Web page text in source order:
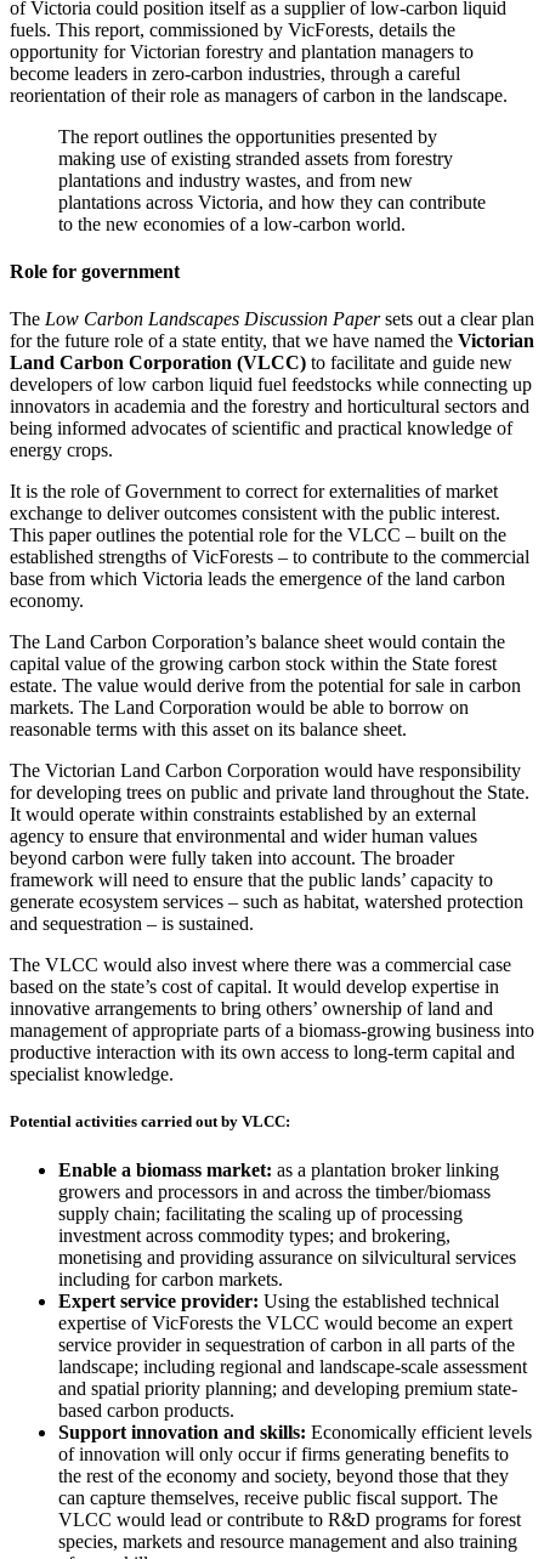
of Victoria could position itself as a supplier of low-carbon liquid
fuels. This report, commissioned by VicForests, details the
opportunity for Victorian forestry and plantation managers to
become leaders in zero-carbon industries, through a careful
reorientation of their role as managers of carbon in the landscape.​​​​‌ ‍ ​‍​‍‌‍ ‌ ​‍‌‍‍‌‌‍‌ ‌‍‍‌‌‍ ‍​‍​‍​ ‍‍​‍​‍‌ ​ ‌‍​‌‌‍ ‍‌‍‍‌‌ ‌​‌ ‍‌​‍ ‍‌‍‍‌‌‍ ​‍​‍​‍ ​​‍​‍‌‍‍​‌ ​‍‌‍‌‌‌‍‌‍​‍​‍​ ‍‍​‍​‍‌‍‍​‌ ‌​‌ ‌​‌ ​​​ ‍‍​‍ ​‍ ‌‍ ​‌‍ ‌‍​ ‌‍​‌‌‍ ​‌‍‍​‌‍ ‌ ​ ‌ ‌​​ ‍‍​ ​ ​ ​ ​ ​ ​ ​ ​‍ ‌‍‍‌‌‍ ‍‌ ‌​‌‍‌‌‌‍ ‍‌ ‌​​‍ ‌‍‌‌‌‍‌​‌‍‍‌‌ ‌​​‍ ‌‍ ‌‌‍ ‌‍‌​‌‍‌‌​ ‌‌ ​​‌ ​‍‌‍‌‌‌ ​ ‌‍‌‌‌‍ ‍‌ ‌​‌‍​‌‌ ‌​‌‍‍‌‌‍ ‌‍ ‍​ ‍ ‌‍‍‌‌‍‌​​ ‌​ ​‌​ ‌ ‌‍‌‍​ ‌​‌‍​‍‌‍‌‌‌‍‌​‌‍‌‌​‍ ‌‌‍‌​​ ​ ‌‍​‌​ ‌ ​‍ ‌​ ‌​​ ​ ​ ‌‌‌‍​‍​‍ ‌‌‍​‌‌‍‌‍‌‍​‌​ ‍​​‍ ‌‌‍‌‌‌‍​ ​ ‍‌​ ‌‍​ ​‌‌‍​ ​ ‍​​ ​‌​ ‍‌​ ​‌‌‍​‌​ ‌ ​ ‍ ‌ ‌​‌ ‍‌‌ ​​‌‍‌‌​ ‌‌ ‌ ‌‍ ‌ ​‍‌‍‍ ​ ‍ ‌ ​​‌‍​‌‌ ‌​‌‍‍​​ ‌‌‍​ ‌‍ ‌‍ ‍‌ ‌​‌‍‌‌‌‍ ‍‌ ‌​​‍‌‌​ ‌‌‌​​‍‌‌ ‌‍‍ ‌‍‌‌‌ ‍‌​‍‌‌​ ​ ‌​‌​​‍‌‌​ ​ ‌​‌​​‍‌‌​ ​‍​ ​‍​ ​‌‌‍​‌​ ‌ ​ ‍​​ ​​‌‍​ ​ ‌‍​ ​​​ ​‌​ ‌​​ ​‌‌‍‌‍​‍‌‌​ ​‍​ ​‍​‍‌‌​ ‌‌‌​‌​​‍ ‍‌‍​ ‌‍‍​‌‍‍‌‌‍ ​‌‍‌​‌ ​‍‌‍‌‌‌‍ ‍​‍‌‌​ ‌‌‌​​‍‌‌ ‌‍‍ ‌‍‌‌‌ ‍‌​‍‌‌​ ​ ‌​‌​​‍‌‌​ ​ ‌​‌​​‍‌‌​ ​‍​ ​‍​ ​‌​ ‌‌‌‍‌‌​ ​​‌‍‌‍‌‍​‍​ ‍‌‌‍​ ​ ​ ‌‍​‌​ ‌​‌‍‌​​‍‌‌​ ​‍​ ​‍​‍‌‌​ ‌‌‌​‌​​‍ ‍‌ ‌​‌‍‌‌‌ ‍​‌ ‌​​ ‌‍​‍‌‍​‌‌ ​ ‌‍‌‌‌‌‌‌‌ ​‍‌‍ ​​ ‌‌‍‍​‌ ‌​‌ ‌​‌ ​​​‍‌‌​ ​ ‌​​‌​‍‌‌​ ​‍‌​‌‍​‍‌‌​ ​‍‌​‌‍‌‍ ​‌‍ ‌‍​ ‌‍​‌‌‍ ​‌‍‍​‌‍ ‌ ​ ‌ ‌​​‍‌‌​ ​ ‌​​‌​ ​ ​ ​ ​ ​ ​ ​ ​‍‌‍‌‍‍‌‌‍‌​​ ‌​ ​‌​ ‌ ‌‍‌‍​ ‌​‌‍​‍‌‍‌‌‌‍‌​‌‍‌‌​‍ ‌‌‍‌​​ ​ ‌‍​‌​ ‌ ​‍ ‌​ ‌​​ ​ ​ ‌‌‌‍​‍​‍ ‌‌‍​‌‌‍‌‍‌‍​‌​ ‍​​‍ ‌‌‍‌‌‌‍​ ​ ‍‌​ ‌‍​ ​‌‌‍​ ​ ‍​​ ​‌​ ‍‌​ ​‌‌‍​‌​ ‌ ​‍‌‍‌ ‌​‌ ‍‌‌ ​​‌‍‌‌​ ‌‌ ‌ ‌‍ ‌ ​‍‌‍‍ ​‍‌‍‌ ​​‌‍​‌‌ ‌​‌‍‍​​ ‌‌‍​ ‌‍ ‌‍ ‍‌ ‌​‌‍‌‌‌‍ ‍‌ ‌​​‍‌‌​ ‌‌‌​​‍‌‌ ‌‍‍ ‌‍‌‌‌ ‍‌​‍‌‌​ ​ ‌​‌​​‍‌‌​ ​ ‌​‌​​‍‌‌​ ​‍​ ​‍​ ​‌‌‍​‌​ ‌ ​ ‍​​ ​​‌‍​ ​ ‌‍​ ​​​ ​‌​ ‌​​ ​‌‌‍‌‍​‍‌‌​ ​‍​ ​‍​‍‌‌​ ‌‌‌​‌​​‍ ‍‌‍​ ‌‍‍​‌‍‍‌‌‍ ​‌‍‌​‌ ​‍‌‍‌‌‌‍ ‍​‍‌‌​ ‌‌‌​​‍‌‌ ‌‍‍ ‌‍‌‌‌ ‍‌​‍‌‌​ ​ ‌​‌​​‍‌‌​ ​ ‌​‌​​‍‌‌​ ​‍​ ​‍​ ​‌​ ‌‌‌‍‌‌​ ​​‌‍‌‍‌‍​‍​ ‍‌‌‍​ ​ ​ ‌‍​‌​ ‌​‌‍‌​​‍‌‌​ ​‍​ ​‍​‍‌‌​ ‌‌‌​‌​​‍ ‍‌ ‌​‌‍‌‌‌ ‍​‌ ‌​​‍‌‍‌ ​​‌‍‌‌‌ ​‍‌ ​ ‌ ​​‌‍‌‌‌‍​ ‌ ‌​‌‍‍‌‌ ‌‍‌‍‌‌​ ‌‌ ​​‌ ‌‌‌‍​‍‌‍ ​‌‍‍‌‌ ​ ‌‍‍​‌‍‌‌‌‍‌​​‍​‍‌ ‌
The report outlines the opportunities presented by
making use of existing stranded assets from forestry
plantations and industry wastes, and from new
plantations across Victoria, and how they can contribute
to the new economies of a low-carbon world.​​​​‌ ‍ ​‍​‍‌‍ ‌ ​‍‌‍‍‌‌‍‌ ‌‍‍‌‌‍ ‍​‍​‍​ ‍‍​‍​‍‌ ​ ‌‍​‌‌‍ ‍‌‍‍‌‌ ‌​‌ ‍‌​‍ ‍‌‍‍‌‌‍ ​‍​‍​‍ ​​‍​‍‌‍‍​‌ ​‍‌‍‌‌‌‍‌‍​‍​‍​ ‍‍​‍​‍‌‍‍​‌ ‌​‌ ‌​‌ ​​​ ‍‍​‍ ​‍ ‌‍ ​‌‍ ‌‍​ ‌‍​‌‌‍ ​‌‍‍​‌‍ ‌ ​ ‌ ‌​​ ‍‍​ ​ ​ ​ ​ ​ ​ ​ ​‍ ‌‍‍‌‌‍ ‍‌ ‌​‌‍‌‌‌‍ ‍‌ ‌​​‍ ‌‍‌‌‌‍‌​‌‍‍‌‌ ‌​​‍ ‌‍ ‌‌‍ ‌‍‌​‌‍‌‌​ ‌‌ ​​‌ ​‍‌‍‌‌‌ ​ ‌‍‌‌‌‍ ‍‌ ‌​‌‍​‌‌ ‌​‌‍‍‌‌‍ ‌‍ ‍​ ‍ ‌‍‍‌‌‍‌​​ ‌​ ​‌​ ‌ ‌‍‌‍​ ‌​‌‍​‍‌‍‌‌‌‍‌​‌‍‌‌​‍ ‌‌‍‌​​ ​ ‌‍​‌​ ‌ ​‍ ‌​ ‌​​ ​ ​ ‌‌‌‍​‍​‍ ‌‌‍​‌‌‍‌‍‌‍​‌​ ‍​​‍ ‌‌‍‌‌‌‍​ ​ ‍‌​ ‌‍​ ​‌‌‍​ ​ ‍​​ ​‌​ ‍‌​ ​‌‌‍​‌​ ‌ ​ ‍ ‌ ‌​‌ ‍‌‌ ​​‌‍‌‌​ ‌‌ ‌ ‌‍ ‌ ​‍‌‍‍ ​ ‍ ‌ ​​‌‍​‌‌ ‌​‌‍‍​​ ‌‌‍​ ‌‍ ‌‍ ‍‌ ‌​‌‍‌‌‌‍ ‍‌ ‌​​‍‌‌​ ‌‌‌​​‍‌‌ ‌‍‍ ‌‍‌‌‌ ‍‌​‍‌‌​ ​ ‌​‌​​‍‌‌​ ​ ‌​‌​​‍‌‌​ ​‍​ ​‍​ ‍‌​ ‌​​ ‌‌‌‍​ ‌‍‌​​ ​ ‌‍​‌‌‍‌‌​ ‌​‌‍​‌​ ​‌​ ​‌​‍‌‌​ ​‍​ ​‍​‍‌‌​ ‌‌‌​‌​​‍ ‍‌ ​‌‌ ‌‌‌‍ ‌ ‌​‌‍‌‌​‍‌‌​ ‌‌‌​​‍‌‌ ‌‍‍ ‌‍‌‌‌ ‍‌​‍‌‌​ ​ ‌​‌​​‍‌‌​ ​ ‌​‌​​‍‌‌​ ​‍​ ​‍​ ​‌‌‍‌​​ ​ ​ ‍​​ ‍‌​ ​‍‌‍‌‍​ ​ ​ ‌‌​ ‌​​ ‌ ‌‍​‌​‍‌‌​ ​‍​ ​‍​‍‌‌​ ‌‌‌​‌​​‍ ‍‌‍​ ‌‍‍​‌‍‍‌‌‍ ​‌‍‌​‌ ​‍‌‍‌‌‌‍ ‍​‍‌‌​ ‌‌‌​​‍‌‌ ‌‍‍ ‌‍‌‌‌ ‍‌​‍‌‌​ ​ ‌​‌​​‍‌‌​ ​ ‌​‌​​‍‌‌​ ​‍​ ​‍​ ​‍​ ​‌​ ‍​​ ‌ ‌‍‌​​ ​‌‌‍‌​‌‍‌‌​ ​‍‌‍​‍‌‍​ ‌‍​‌​‍‌‌​ ​‍​ ​‍​‍‌‌​ ‌‌‌​‌​​‍ ‍‌ ‌​‌‍‌‌‌ ‍​‌ ‌​​ ‌‍​‍‌‍​‌‌ ​ ‌‍‌‌‌‌‌‌‌ ​‍‌‍ ​​ ‌‌‍‍​‌ ‌​‌ ‌​‌ ​​​‍‌‌​ ​ ‌​​‌​‍‌‌​ ​‍‌​‌‍​‍‌‌​ ​‍‌​‌‍‌‍ ​‌‍ ‌‍​ ‌‍​‌‌‍ ​‌‍‍​‌‍ ‌ ​ ‌ ‌​​‍‌‌​ ​ ‌​​‌​ ​ ​ ​ ​ ​ ​ ​ ​‍‌‍‌‍‍‌‌‍‌​​ ‌​ ​‌​ ‌ ‌‍‌‍​ ‌​‌‍​‍‌‍‌‌‌‍‌​‌‍‌‌​‍ ‌‌‍‌​​ ​ ‌‍​‌​ ‌ ​‍ ‌​ ‌​​ ​ ​ ‌‌‌‍​‍​‍ ‌‌‍​‌‌‍‌‍‌‍​‌​ ‍​​‍ ‌‌‍‌‌‌‍​ ​ ‍‌​ ‌‍​ ​‌‌‍​ ​ ‍​​ ​‌​ ‍‌​ ​‌‌‍​‌​ ‌ ​‍‌‍‌ ‌​‌ ‍‌‌ ​​‌‍‌‌​ ‌‌ ‌ ‌‍ ‌ ​‍‌‍‍ ​‍‌‍‌ ​​‌‍​‌‌ ‌​‌‍‍​​ ‌‌‍​ ‌‍ ‌‍ ‍‌ ‌​‌‍‌‌‌‍ ‍‌ ‌​​‍‌‌​ ‌‌‌​​‍‌‌ ‌‍‍ ‌‍‌‌‌ ‍‌​‍‌‌​ ​ ‌​‌​​‍‌‌​ ​ ‌​‌​​‍‌‌​ ​‍​ ​‍​ ‍‌​ ‌​​ ‌‌‌‍​ ‌‍‌​​ ​ ‌‍​‌‌‍‌‌​ ‌​‌‍​‌​ ​‌​ ​‌​‍‌‌​ ​‍​ ​‍​‍‌‌​ ‌‌‌​‌​​‍ ‍‌ ​‌‌ ‌‌‌‍ ‌ ‌​‌‍‌‌​‍‌‌​ ‌‌‌​​‍‌‌ ‌‍‍ ‌‍‌‌‌ ‍‌​‍‌‌​ ​ ‌​‌​​‍‌‌​ ​ ‌​‌​​‍‌‌​ ​‍​ ​‍​ ​‌‌‍‌​​ ​ ​ ‍​​ ‍‌​ ​‍‌‍‌‍​ ​ ​ ‌‌​ ‌​​ ‌ ‌‍​‌​‍‌‌​ ​‍​ ​‍​‍‌‌​ ‌‌‌​‌​​‍ ‍‌‍​ ‌‍‍​‌‍‍‌‌‍ ​‌‍‌​‌ ​‍‌‍‌‌‌‍ ‍​‍‌‌​ ‌‌‌​​‍‌‌ ‌‍‍ ‌‍‌‌‌ ‍‌​‍‌‌​ ​ ‌​‌​​‍‌‌​ ​ ‌​‌​​‍‌‌​ ​‍​ ​‍​ ​‍​ ​‌​ ‍​​ ‌ ‌‍‌​​ ​‌‌‍‌​‌‍‌‌​ ​‍‌‍​‍‌‍​ ‌‍​‌​‍‌‌​ ​‍​ ​‍​‍‌‌​ ‌‌‌​‌​​‍ ‍‌ ‌​‌‍‌‌‌ ‍​‌ ‌​​‍‌‍‌ ​​‌‍‌‌‌ ​‍‌ ​ ‌ ​​‌‍‌‌‌‍​ ‌ ‌​‌‍‍‌‌ ‌‍‌‍‌‌​ ‌‌ ​​‌ ‌‌‌‍​‍‌‍ ​‌‍‍‌‌ ​ ‌‍‍​‌‍‌‌‌‍‌​​‍​‍‌ ‌
Role for government​​​​‌ ‍ ​‍​‍‌‍ ‌ ​‍‌‍‍‌‌‍‌ ‌‍‍‌‌‍ ‍​‍​‍​ ‍‍​‍​‍‌ ​ ‌‍​‌‌‍ ‍‌‍‍‌‌ ‌​‌ ‍‌​‍ ‍‌‍‍‌‌‍ ​‍​‍​‍ ​​‍​‍‌‍‍​‌ ​‍‌‍‌‌‌‍‌‍​‍​‍​ ‍‍​‍​‍‌‍‍​‌ ‌​‌ ‌​‌ ​​​ ‍‍​‍ ​‍ ‌‍ ​‌‍ ‌‍​ ‌‍​‌‌‍ ​‌‍‍​‌‍ ‌ ​ ‌ ‌​​ ‍‍​ ​ ​ ​ ​ ​ ​ ​ ​‍ ‌‍‍‌‌‍ ‍‌ ‌​‌‍‌‌‌‍ ‍‌ ‌​​‍ ‌‍‌‌‌‍‌​‌‍‍‌‌ ‌​​‍ ‌‍ ‌‌‍ ‌‍‌​‌‍‌‌​ ‌‌ ​​‌ ​‍‌‍‌‌‌ ​ ‌‍‌‌‌‍ ‍‌ ‌​‌‍​‌‌ ‌​‌‍‍‌‌‍ ‌‍ ‍​ ‍ ‌‍‍‌‌‍‌​​ ‌​ ​‌​ ‌ ‌‍‌‍​ ‌​‌‍​‍‌‍‌‌‌‍‌​‌‍‌‌​‍ ‌‌‍‌​​ ​ ‌‍​‌​ ‌ ​‍ ‌​ ‌​​ ​ ​ ‌‌‌‍​‍​‍ ‌‌‍​‌‌‍‌‍‌‍​‌​ ‍​​‍ ‌‌‍‌‌‌‍​ ​ ‍‌​ ‌‍​ ​‌‌‍​ ​ ‍​​ ​‌​ ‍‌​ ​‌‌‍​‌​ ‌ ​ ‍ ‌ ‌​‌ ‍‌‌ ​​‌‍‌‌​ ‌‌ ‌ ‌‍ ‌ ​‍‌‍‍ ​ ‍ ‌ ​​‌‍​‌‌ ‌​‌‍‍​​ ‌‌‍​ ‌‍ ‌‍ ‍‌ ‌​‌‍‌‌‌‍ ‍‌ ‌​​‍‌‌​ ‌‌‌​​‍‌‌ ‌‍‍ ‌‍‌‌‌ ‍‌​‍‌‌​ ​ ‌​‌​​‍‌‌​ ​ ‌​‌​​‍‌‌​ ​‍​ ​‍​ ‌‌​ ‍‌‌‍‌‌​ ‌ ‌‍​ ​ ‌​‌‍​‍‌‍​ ​ ‌​​ ‍‌​ ​​‌‍‌‌​‍‌‌​ ​‍​ ​‍​‍‌‌​ ‌‌‌​‌​​‍ ‍‌‍​ ‌‍‍​‌‍‍‌‌‍ ​‌‍‌​‌ ​‍‌‍‌‌‌‍ ‍​‍‌‌​ ‌‌‌​​‍‌‌ ‌‍‍ ‌‍‌‌‌ ‍‌​‍‌‌​ ​ ‌​‌​​‍‌‌​ ​ ‌​‌​​‍‌‌​ ​‍​ ​‍‌‍​‍​ ‌​‌‍​‌‌‍​ ​ ​ ‌‍​‍​ ​‌‌‍‌‌​ ‍​​ ​‍‌‍​‍​ ‌ ​‍‌‌​ ​‍​ ​‍​‍‌‌​ ‌‌‌​‌​​‍ ‍‌ ‌​‌‍‌‌‌ ‍​‌ ‌​​ ‌‍​‍‌‍​‌‌ ​ ‌‍‌‌‌‌‌‌‌ ​‍‌‍ ​​ ‌‌‍‍​‌ ‌​‌ ‌​‌ ​​​‍‌‌​ ​ ‌​​‌​‍‌‌​ ​‍‌​‌‍​‍‌‌​ ​‍‌​‌‍‌‍ ​‌‍ ‌‍​ ‌‍​‌‌‍ ​‌‍‍​‌‍ ‌ ​ ‌ ‌​​‍‌‌​ ​ ‌​​‌​ ​ ​ ​ ​ ​ ​ ​ ​‍‌‍‌‍‍‌‌‍‌​​ ‌​ ​‌​ ‌ ‌‍‌‍​ ‌​‌‍​‍‌‍‌‌‌‍‌​‌‍‌‌​‍ ‌‌‍‌​​ ​ ‌‍​‌​ ‌ ​‍ ‌​ ‌​​ ​ ​ ‌‌‌‍​‍​‍ ‌‌‍​‌‌‍‌‍‌‍​‌​ ‍​​‍ ‌‌‍‌‌‌‍​ ​ ‍‌​ ‌‍​ ​‌‌‍​ ​ ‍​​ ​‌​ ‍‌​ ​‌‌‍​‌​ ‌ ​‍‌‍‌ ‌​‌ ‍‌‌ ​​‌‍‌‌​ ‌‌ ‌ ‌‍ ‌ ​‍‌‍‍ ​‍‌‍‌ ​​‌‍​‌‌ ‌​‌‍‍​​ ‌‌‍​ ‌‍ ‌‍ ‍‌ ‌​‌‍‌‌‌‍ ‍‌ ‌​​‍‌‌​ ‌‌‌​​‍‌‌ ‌‍‍ ‌‍‌‌‌ ‍‌​‍‌‌​ ​ ‌​‌​​‍‌‌​ ​ ‌​‌​​‍‌‌​ ​‍​ ​‍​ ‌‌​ ‍‌‌‍‌‌​ ‌ ‌‍​ ​ ‌​‌‍​‍‌‍​ ​ ‌​​ ‍‌​ ​​‌‍‌‌​‍‌‌​ ​‍​ ​‍​‍‌‌​ ‌‌‌​‌​​‍ ‍‌‍​ ‌‍‍​‌‍‍‌‌‍ ​‌‍‌​‌ ​‍‌‍‌‌‌‍ ‍​‍‌‌​ ‌‌‌​​‍‌‌ ‌‍‍ ‌‍‌‌‌ ‍‌​‍‌‌​ ​ ‌​‌​​‍‌‌​ ​ ‌​‌​​‍‌‌​ ​‍​ ​‍‌‍​‍​ ‌​‌‍​‌‌‍​ ​ ​ ‌‍​‍​ ​‌‌‍‌‌​ ‍​​ ​‍‌‍​‍​ ‌ ​‍‌‌​ ​‍​ ​‍​‍‌‌​ ‌‌‌​‌​​‍ ‍‌ ‌​‌‍‌‌‌ ‍​‌ ‌​​‍‌‍‌ ​​‌‍‌‌‌ ​‍‌ ​ ‌ ​​‌‍‌‌‌‍​ ‌ ‌​‌‍‍‌‌ ‌‍‌‍‌‌​ ‌‌ ​​‌ ‌‌‌‍​‍‌‍ ​‌‍‍‌‌ ​ ‌‍‍​‌‍‌‌‌‍‌​​‍​‍‌ ‌
The ​​​​‌ ‍ ​‍​‍‌‍ ‌ ​‍‌‍‍‌‌‍‌ ‌‍‍‌‌‍ ‍​‍​‍​ ‍‍​‍​‍‌ ​ ‌‍​‌‌‍ ‍‌‍‍‌‌ ‌​‌ ‍‌​‍ ‍‌‍‍‌‌‍ ​‍​‍​‍ ​​‍​‍‌‍‍​‌ ​‍‌‍‌‌‌‍‌‍​‍​‍​ ‍‍​‍​‍‌‍‍​‌ ‌​‌ ‌​‌ ​​​ ‍‍​‍ ​‍ ‌‍ ​‌‍ ‌‍​ ‌‍​‌‌‍ ​‌‍‍​‌‍ ‌ ​ ‌ ‌​​ ‍‍​ ​ ​ ​ ​ ​ ​ ​ ​‍ ‌‍‍‌‌‍ ‍‌ ‌​‌‍‌‌‌‍ ‍‌ ‌​​‍ ‌‍‌‌‌‍‌​‌‍‍‌‌ ‌​​‍ ‌‍ ‌‌‍ ‌‍‌​‌‍‌‌​ ‌‌ ​​‌ ​‍‌‍‌‌‌ ​ ‌‍‌‌‌‍ ‍‌ ‌​‌‍​‌‌ ‌​‌‍‍‌‌‍ ‌‍ ‍​ ‍ ‌‍‍‌‌‍‌​​ ‌​ ​‌​ ‌ ‌‍‌‍​ ‌​‌‍​‍‌‍‌‌‌‍‌​‌‍‌‌​‍ ‌‌‍‌​​ ​ ‌‍​‌​ ‌ ​‍ ‌​ ‌​​ ​ ​ ‌‌‌‍​‍​‍ ‌‌‍​‌‌‍‌‍‌‍​‌​ ‍​​‍ ‌‌‍‌‌‌‍​ ​ ‍‌​ ‌‍​ ​‌‌‍​ ​ ‍​​ ​‌​ ‍‌​ ​‌‌‍​‌​ ‌ ​ ‍ ‌ ‌​‌ ‍‌‌ ​​‌‍‌‌​ ‌‌ ‌ ‌‍ ‌ ​‍‌‍‍ ​ ‍ ‌ ​​‌‍​‌‌ ‌​‌‍‍​​ ‌‌‍​ ‌‍ ‌‍ ‍‌ ‌​‌‍‌‌‌‍ ‍‌ ‌​​‍‌‌​ ‌‌‌​​‍‌‌ ‌‍‍ ‌‍‌‌‌ ‍‌​‍‌‌​ ​ ‌​‌​​‍‌‌​ ​ ‌​‌​​‍‌‌​ ​‍​ ​‍​ ‍‌​ ​​​ ​‌‌‍‌‍‌‍‌‍‌‍‌‍​ ‍​​ ​‌​ ​‍​ ‌​​ ‌‍​ ‌‍​‍‌‌​ ​‍​ ​‍​‍‌‌​ ‌‌‌​‌​​‍ ‍‌‍​ ‌‍‍​‌‍‍‌‌‍ ​‌‍‌​‌ ​‍‌‍‌‌‌‍ ‍​‍‌‌​ ‌‌‌​​‍‌‌ ‌‍‍ ‌‍‌‌‌ ‍‌​‍‌‌​ ​ ‌​‌​​‍‌‌​ ​ ‌​‌​​‍‌‌​ ​‍​ ​‍‌‍‌‌​ ​‍‌‍​ ​ ‍​​ ​‌​ ‍‌​ ‌​​ ​​​ ‍​​ ‌ ​ ​ ‌‍‌‍​‍‌‌​ ​‍​ ​‍​‍‌‌​ ‌‌‌​‌​​‍ ‍‌ ‌​‌‍‌‌‌ ‍​‌ ‌​​ ‌‍​‍‌‍​‌‌ ​ ‌‍‌‌‌‌‌‌‌ ​‍‌‍ ​​ ‌‌‍‍​‌ ‌​‌ ‌​‌ ​​​‍‌‌​ ​ ‌​​‌​‍‌‌​ ​‍‌​‌‍​‍‌‌​ ​‍‌​‌‍‌‍ ​‌‍ ‌‍​ ‌‍​‌‌‍ ​‌‍‍​‌‍ ‌ ​ ‌ ‌​​‍‌‌​ ​ ‌​​‌​ ​ ​ ​ ​ ​ ​ ​ ​‍‌‍‌‍‍‌‌‍‌​​ ‌​ ​‌​ ‌ ‌‍‌‍​ ‌​‌‍​‍‌‍‌‌‌‍‌​‌‍‌‌​‍ ‌‌‍‌​​ ​ ‌‍​‌​ ‌ ​‍ ‌​ ‌​​ ​ ​ ‌‌‌‍​‍​‍ ‌‌‍​‌‌‍‌‍‌‍​‌​ ‍​​‍ ‌‌‍‌‌‌‍​ ​ ‍‌​ ‌‍​ ​‌‌‍​ ​ ‍​​ ​‌​ ‍‌​ ​‌‌‍​‌​ ‌ ​‍‌‍‌ ‌​‌ ‍‌‌ ​​‌‍‌‌​ ‌‌ ‌ ‌‍ ‌ ​‍‌‍‍ ​‍‌‍‌ ​​‌‍​‌‌ ‌​‌‍‍​​ ‌‌‍​ ‌‍ ‌‍ ‍‌ ‌​‌‍‌‌‌‍ ‍‌ ‌​​‍‌‌​ ‌‌‌​​‍‌‌ ‌‍‍ ‌‍‌‌‌ ‍‌​‍‌‌​ ​ ‌​‌​​‍‌‌​ ​ ‌​‌​​‍‌‌​ ​‍​ ​‍​ ‍‌​ ​​​ ​‌‌‍‌‍‌‍‌‍‌‍‌‍​ ‍​​ ​‌​ ​‍​ ‌​​ ‌‍​ ‌‍​‍‌‌​ ​‍​ ​‍​‍‌‌​ ‌‌‌​‌​​‍ ‍‌‍​ ‌‍‍​‌‍‍‌‌‍ ​‌‍‌​‌ ​‍‌‍‌‌‌‍ ‍​‍‌‌​ ‌‌‌​​‍‌‌ ‌‍‍ ‌‍‌‌‌ ‍‌​‍‌‌​ ​ ‌​‌​​‍‌‌​ ​ ‌​‌​​‍‌‌​ ​‍​ ​‍‌‍‌‌​ ​‍‌‍​ ​ ‍​​ ​‌​ ‍‌​ ‌​​ ​​​ ‍​​ ‌ ​ ​ ‌‍‌‍​‍‌‌​ ​‍​ ​‍​‍‌‌​ ‌‌‌​‌​​‍ ‍‌ ‌​‌‍‌‌‌ ‍​‌ ‌​​‍‌‍‌ ​​‌‍‌‌‌ ​‍‌ ​ ‌ ​​‌‍‌‌‌‍​ ‌ ‌​‌‍‍‌‌ ‌‍‌‍‌‌​ ‌‌ ​​‌ ‌‌‌‍​‍‌‍ ​‌‍‍‌‌ ​ ‌‍‍​‌‍‌‌‌‍‌​​‍​‍‌ ‌ Low Carbon Landscapes Discussion Paper ​​​​‌ ‍ ​‍​‍‌‍ ‌ ​‍‌‍‍‌‌‍‌ ‌‍‍‌‌‍ ‍​‍​‍​ ‍‍​‍​‍‌ ​ ‌‍​‌‌‍ ‍‌‍‍‌‌ ‌​‌ ‍‌​‍ ‍‌‍‍‌‌‍ ​‍​‍​‍ ​​‍​‍‌‍‍​‌ ​‍‌‍‌‌‌‍‌‍​‍​‍​ ‍‍​‍​‍‌‍‍​‌ ‌​‌ ‌​‌ ​​​ ‍‍​‍ ​‍ ‌‍ ​‌‍ ‌‍​ ‌‍​‌‌‍ ​‌‍‍​‌‍ ‌ ​ ‌ ‌​​ ‍‍​ ​ ​ ​ ​ ​ ​ ​ ​‍ ‌‍‍‌‌‍ ‍‌ ‌​‌‍‌‌‌‍ ‍‌ ‌​​‍ ‌‍‌‌‌‍‌​‌‍‍‌‌ ‌​​‍ ‌‍ ‌‌‍ ‌‍‌​‌‍‌‌​ ‌‌ ​​‌ ​‍‌‍‌‌‌ ​ ‌‍‌‌‌‍ ‍‌ ‌​‌‍​‌‌ ‌​‌‍‍‌‌‍ ‌‍ ‍​ ‍ ‌‍‍‌‌‍‌​​ ‌​ ​‌​ ‌ ‌‍‌‍​ ‌​‌‍​‍‌‍‌‌‌‍‌​‌‍‌‌​‍ ‌‌‍‌​​ ​ ‌‍​‌​ ‌ ​‍ ‌​ ‌​​ ​ ​ ‌‌‌‍​‍​‍ ‌‌‍​‌‌‍‌‍‌‍​‌​ ‍​​‍ ‌‌‍‌‌‌‍​ ​ ‍‌​ ‌‍​ ​‌‌‍​ ​ ‍​​ ​‌​ ‍‌​ ​‌‌‍​‌​ ‌ ​ ‍ ‌ ‌​‌ ‍‌‌ ​​‌‍‌‌​ ‌‌ ‌ ‌‍ ‌ ​‍‌‍‍ ​ ‍ ‌ ​​‌‍​‌‌ ‌​‌‍‍​​ ‌‌‍​ ‌‍ ‌‍ ‍‌ ‌​‌‍‌‌‌‍ ‍‌ ‌​​‍‌‌​ ‌‌‌​​‍‌‌ ‌‍‍ ‌‍‌‌‌ ‍‌​‍‌‌​ ​ ‌​‌​​‍‌‌​ ​ ‌​‌​​‍‌‌​ ​‍​ ​‍​ ‍‌​ ​​​ ​‌‌‍‌‍‌‍‌‍‌‍‌‍​ ‍​​ ​‌​ ​‍​ ‌​​ ‌‍​ ‌‍​‍‌‌​ ​‍​ ​‍​‍‌‌​ ‌‌‌​‌​​‍ ‍‌‍​ ‌‍‍​‌‍‍‌‌‍ ​‌‍‌​‌ ​‍‌‍‌‌‌‍ ‍​‍‌‌​ ‌‌‌​​‍‌‌ ‌‍‍ ‌‍‌‌‌ ‍‌​‍‌‌​ ​ ‌​‌​​‍‌‌​ ​ ‌​‌​​‍‌‌​ ​‍​ ​‍‌‍​ ​ ​ ‌‍​‍‌‍​‍​ ‌ ​ ‌‍‌‍‌‍​ ‌‍​ ‌‍​ ‌‌​ ‌ ‌‍​‌​‍‌‌​ ​‍​ ​‍​‍‌‌​ ‌‌‌​‌​​‍ ‍‌ ‌​‌‍‌‌‌ ‍​‌ ‌​​ ‌‍​‍‌‍​‌‌ ​ ‌‍‌‌‌‌‌‌‌ ​‍‌‍ ​​ ‌‌‍‍​‌ ‌​‌ ‌​‌ ​​​‍‌‌​ ​ ‌​​‌​‍‌‌​ ​‍‌​‌‍​‍‌‌​ ​‍‌​‌‍‌‍ ​‌‍ ‌‍​ ‌‍​‌‌‍ ​‌‍‍​‌‍ ‌ ​ ‌ ‌​​‍‌‌​ ​ ‌​​‌​ ​ ​ ​ ​ ​ ​ ​ ​‍‌‍‌‍‍‌‌‍‌​​ ‌​ ​‌​ ‌ ‌‍‌‍​ ‌​‌‍​‍‌‍‌‌‌‍‌​‌‍‌‌​‍ ‌‌‍‌​​ ​ ‌‍​‌​ ‌ ​‍ ‌​ ‌​​ ​ ​ ‌‌‌‍​‍​‍ ‌‌‍​‌‌‍‌‍‌‍​‌​ ‍​​‍ ‌‌‍‌‌‌‍​ ​ ‍‌​ ‌‍​ ​‌‌‍​ ​ ‍​​ ​‌​ ‍‌​ ​‌‌‍​‌​ ‌ ​‍‌‍‌ ‌​‌ ‍‌‌ ​​‌‍‌‌​ ‌‌ ‌ ‌‍ ‌ ​‍‌‍‍ ​‍‌‍‌ ​​‌‍​‌‌ ‌​‌‍‍​​ ‌‌‍​ ‌‍ ‌‍ ‍‌ ‌​‌‍‌‌‌‍ ‍‌ ‌​​‍‌‌​ ‌‌‌​​‍‌‌ ‌‍‍ ‌‍‌‌‌ ‍‌​‍‌‌​ ​ ‌​‌​​‍‌‌​ ​ ‌​‌​​‍‌‌​ ​‍​ ​‍​ ‍‌​ ​​​ ​‌‌‍‌‍‌‍‌‍‌‍‌‍​ ‍​​ ​‌​ ​‍​ ‌​​ ‌‍​ ‌‍​‍‌‌​ ​‍​ ​‍​‍‌‌​ ‌‌‌​‌​​‍ ‍‌‍​ ‌‍‍​‌‍‍‌‌‍ ​‌‍‌​‌ ​‍‌‍‌‌‌‍ ‍​‍‌‌​ ‌‌‌​​‍‌‌ ‌‍‍ ‌‍‌‌‌ ‍‌​‍‌‌​ ​ ‌​‌​​‍‌‌​ ​ ‌​‌​​‍‌‌​ ​‍​ ​‍‌‍​ ​ ​ ‌‍​‍‌‍​‍​ ‌ ​ ‌‍‌‍‌‍​ ‌‍​ ‌‍​ ‌‌​ ‌ ‌‍​‌​‍‌‌​ ​‍​ ​‍​‍‌‌​ ‌‌‌​‌​​‍ ‍‌ ‌​‌‍‌‌‌ ‍​‌ ‌​​‍‌‍‌ ​​‌‍‌‌‌ ​‍‌ ​ ‌ ​​‌‍‌‌‌‍​ ‌ ‌​‌‍‍‌‌ ‌‍‌‍‌‌​ ‌‌ ​​‌ ‌‌‌‍​‍‌‍ ​‌‍‍‌‌ ​ ‌‍‍​‌‍‌‌‌‍‌​​‍​‍‌ ‌sets out a clear plan
for the future role of a state entity, that we have named the ​​​​‌ ‍ ​‍​‍‌‍ ‌ ​‍‌‍‍‌‌‍‌ ‌‍‍‌‌‍ ‍​‍​‍​ ‍‍​‍​‍‌ ​ ‌‍​‌‌‍ ‍‌‍‍‌‌ ‌​‌ ‍‌​‍ ‍‌‍‍‌‌‍ ​‍​‍​‍ ​​‍​‍‌‍‍​‌ ​‍‌‍‌‌‌‍‌‍​‍​‍​ ‍‍​‍​‍‌‍‍​‌ ‌​‌ ‌​‌ ​​​ ‍‍​‍ ​‍ ‌‍ ​‌‍ ‌‍​ ‌‍​‌‌‍ ​‌‍‍​‌‍ ‌ ​ ‌ ‌​​ ‍‍​ ​ ​ ​ ​ ​ ​ ​ ​‍ ‌‍‍‌‌‍ ‍‌ ‌​‌‍‌‌‌‍ ‍‌ ‌​​‍ ‌‍‌‌‌‍‌​‌‍‍‌‌ ‌​​‍ ‌‍ ‌‌‍ ‌‍‌​‌‍‌‌​ ‌‌ ​​‌ ​‍‌‍‌‌‌ ​ ‌‍‌‌‌‍ ‍‌ ‌​‌‍​‌‌ ‌​‌‍‍‌‌‍ ‌‍ ‍​ ‍ ‌‍‍‌‌‍‌​​ ‌​ ​‌​ ‌ ‌‍‌‍​ ‌​‌‍​‍‌‍‌‌‌‍‌​‌‍‌‌​‍ ‌‌‍‌​​ ​ ‌‍​‌​ ‌ ​‍ ‌​ ‌​​ ​ ​ ‌‌‌‍​‍​‍ ‌‌‍​‌‌‍‌‍‌‍​‌​ ‍​​‍ ‌‌‍‌‌‌‍​ ​ ‍‌​ ‌‍​ ​‌‌‍​ ​ ‍​​ ​‌​ ‍‌​ ​‌‌‍​‌​ ‌ ​ ‍ ‌ ‌​‌ ‍‌‌ ​​‌‍‌‌​ ‌‌ ‌ ‌‍ ‌ ​‍‌‍‍ ​ ‍ ‌ ​​‌‍​‌‌ ‌​‌‍‍​​ ‌‌‍​ ‌‍ ‌‍ ‍‌ ‌​‌‍‌‌‌‍ ‍‌ ‌​​‍‌‌​ ‌‌‌​​‍‌‌ ‌‍‍ ‌‍‌‌‌ ‍‌​‍‌‌​ ​ ‌​‌​​‍‌‌​ ​ ‌​‌​​‍‌‌​ ​‍​ ​‍​ ‍‌​ ​​​ ​‌‌‍‌‍‌‍‌‍‌‍‌‍​ ‍​​ ​‌​ ​‍​ ‌​​ ‌‍​ ‌‍​‍‌‌​ ​‍​ ​‍​‍‌‌​ ‌‌‌​‌​​‍ ‍‌‍​ ‌‍‍​‌‍‍‌‌‍ ​‌‍‌​‌ ​‍‌‍‌‌‌‍ ‍​‍‌‌​ ‌‌‌​​‍‌‌ ‌‍‍ ‌‍‌‌‌ ‍‌​‍‌‌​ ​ ‌​‌​​‍‌‌​ ​ ‌​‌​​‍‌‌​ ​‍​ ​‍​ ‌​‌‍​‌​ ‍​‌‍​ ​ ‍‌​ ‍​​ ​‍​ ‌ ​ ‌ ​ ‌‍​ ‌​​ ‌​​‍‌‌​ ​‍​ ​‍​‍‌‌​ ‌‌‌​‌​​‍ ‍‌ ‌​‌‍‌‌‌ ‍​‌ ‌​​ ‌‍​‍‌‍​‌‌ ​ ‌‍‌‌‌‌‌‌‌ ​‍‌‍ ​​ ‌‌‍‍​‌ ‌​‌ ‌​‌ ​​​‍‌‌​ ​ ‌​​‌​‍‌‌​ ​‍‌​‌‍​‍‌‌​ ​‍‌​‌‍‌‍ ​‌‍ ‌‍​ ‌‍​‌‌‍ ​‌‍‍​‌‍ ‌ ​ ‌ ‌​​‍‌‌​ ​ ‌​​‌​ ​ ​ ​ ​ ​ ​ ​ ​‍‌‍‌‍‍‌‌‍‌​​ ‌​ ​‌​ ‌ ‌‍‌‍​ ‌​‌‍​‍‌‍‌‌‌‍‌​‌‍‌‌​‍ ‌‌‍‌​​ ​ ‌‍​‌​ ‌ ​‍ ‌​ ‌​​ ​ ​ ‌‌‌‍​‍​‍ ‌‌‍​‌‌‍‌‍‌‍​‌​ ‍​​‍ ‌‌‍‌‌‌‍​ ​ ‍‌​ ‌‍​ ​‌‌‍​ ​ ‍​​ ​‌​ ‍‌​ ​‌‌‍​‌​ ‌ ​‍‌‍‌ ‌​‌ ‍‌‌ ​​‌‍‌‌​ ‌‌ ‌ ‌‍ ‌ ​‍‌‍‍ ​‍‌‍‌ ​​‌‍​‌‌ ‌​‌‍‍​​ ‌‌‍​ ‌‍ ‌‍ ‍‌ ‌​‌‍‌‌‌‍ ‍‌ ‌​​‍‌‌​ ‌‌‌​​‍‌‌ ‌‍‍ ‌‍‌‌‌ ‍‌​‍‌‌​ ​ ‌​‌​​‍‌‌​ ​ ‌​‌​​‍‌‌​ ​‍​ ​‍​ ‍‌​ ​​​ ​‌‌‍‌‍‌‍‌‍‌‍‌‍​ ‍​​ ​‌​ ​‍​ ‌​​ ‌‍​ ‌‍​‍‌‌​ ​‍​ ​‍​‍‌‌​ ‌‌‌​‌​​‍ ‍‌‍​ ‌‍‍​‌‍‍‌‌‍ ​‌‍‌​‌ ​‍‌‍‌‌‌‍ ‍​‍‌‌​ ‌‌‌​​‍‌‌ ‌‍‍ ‌‍‌‌‌ ‍‌​‍‌‌​ ​ ‌​‌​​‍‌‌​ ​ ‌​‌​​‍‌‌​ ​‍​ ​‍​ ‌​‌‍​‌​ ‍​‌‍​ ​ ‍‌​ ‍​​ ​‍​ ‌ ​ ‌ ​ ‌‍​ ‌​​ ‌​​‍‌‌​ ​‍​ ​‍​‍‌‌​ ‌‌‌​‌​​‍ ‍‌ ‌​‌‍‌‌‌ ‍​‌ ‌​​‍‌‍‌ ​​‌‍‌‌‌ ​‍‌ ​ ‌ ​​‌‍‌‌‌‍​ ‌ ‌​‌‍‍‌‌ ‌‍‌‍‌‌​ ‌‌ ​​‌ ‌‌‌‍​‍‌‍ ​‌‍‍‌‌ ​ ‌‍‍​‌‍‌‌‌‍‌​​‍​‍‌ ‌ Victorian
Land Carbon Corporation (VLCC)​​​​‌ ‍ ​‍​‍‌‍ ‌ ​‍‌‍‍‌‌‍‌ ‌‍‍‌‌‍ ‍​‍​‍​ ‍‍​‍​‍‌ ​ ‌‍​‌‌‍ ‍‌‍‍‌‌ ‌​‌ ‍‌​‍ ‍‌‍‍‌‌‍ ​‍​‍​‍ ​​‍​‍‌‍‍​‌ ​‍‌‍‌‌‌‍‌‍​‍​‍​ ‍‍​‍​‍‌‍‍​‌ ‌​‌ ‌​‌ ​​​ ‍‍​‍ ​‍ ‌‍ ​‌‍ ‌‍​ ‌‍​‌‌‍ ​‌‍‍​‌‍ ‌ ​ ‌ ‌​​ ‍‍​ ​ ​ ​ ​ ​ ​ ​ ​‍ ‌‍‍‌‌‍ ‍‌ ‌​‌‍‌‌‌‍ ‍‌ ‌​​‍ ‌‍‌‌‌‍‌​‌‍‍‌‌ ‌​​‍ ‌‍ ‌‌‍ ‌‍‌​‌‍‌‌​ ‌‌ ​​‌ ​‍‌‍‌‌‌ ​ ‌‍‌‌‌‍ ‍‌ ‌​‌‍​‌‌ ‌​‌‍‍‌‌‍ ‌‍ ‍​ ‍ ‌‍‍‌‌‍‌​​ ‌​ ​‌​ ‌ ‌‍‌‍​ ‌​‌‍​‍‌‍‌‌‌‍‌​‌‍‌‌​‍ ‌‌‍‌​​ ​ ‌‍​‌​ ‌ ​‍ ‌​ ‌​​ ​ ​ ‌‌‌‍​‍​‍ ‌‌‍​‌‌‍‌‍‌‍​‌​ ‍​​‍ ‌‌‍‌‌‌‍​ ​ ‍‌​ ‌‍​ ​‌‌‍​ ​ ‍​​ ​‌​ ‍‌​ ​‌‌‍​‌​ ‌ ​ ‍ ‌ ‌​‌ ‍‌‌ ​​‌‍‌‌​ ‌‌ ‌ ‌‍ ‌ ​‍‌‍‍ ​ ‍ ‌ ​​‌‍​‌‌ ‌​‌‍‍​​ ‌‌‍​ ‌‍ ‌‍ ‍‌ ‌​‌‍‌‌‌‍ ‍‌ ‌​​‍‌‌​ ‌‌‌​​‍‌‌ ‌‍‍ ‌‍‌‌‌ ‍‌​‍‌‌​ ​ ‌​‌​​‍‌‌​ ​ ‌​‌​​‍‌‌​ ​‍​ ​‍​ ‍‌​ ​​​ ​‌‌‍‌‍‌‍‌‍‌‍‌‍​ ‍​​ ​‌​ ​‍​ ‌​​ ‌‍​ ‌‍​‍‌‌​ ​‍​ ​‍​‍‌‌​ ‌‌‌​‌​​‍ ‍‌‍​ ‌‍‍​‌‍‍‌‌‍ ​‌‍‌​‌ ​‍‌‍‌‌‌‍ ‍​‍‌‌​ ‌‌‌​​‍‌‌ ‌‍‍ ‌‍‌‌‌ ‍‌​‍‌‌​ ​ ‌​‌​​‍‌‌​ ​ ‌​‌​​‍‌‌​ ​‍​ ​‍​ ​ ​ ‌ ‌‍​‍​ ‍​​ ‍‌​ ‌ ​ ‌ ‌‍‌​​ ​‍​ ‌​​ ‌ ‌‍​‍​‍‌‌​ ​‍​ ​‍​‍‌‌​ ‌‌‌​‌​​‍ ‍‌ ‌​‌‍‌‌‌ ‍​‌ ‌​​ ‌‍​‍‌‍​‌‌ ​ ‌‍‌‌‌‌‌‌‌ ​‍‌‍ ​​ ‌‌‍‍​‌ ‌​‌ ‌​‌ ​​​‍‌‌​ ​ ‌​​‌​‍‌‌​ ​‍‌​‌‍​‍‌‌​ ​‍‌​‌‍‌‍ ​‌‍ ‌‍​ ‌‍​‌‌‍ ​‌‍‍​‌‍ ‌ ​ ‌ ‌​​‍‌‌​ ​ ‌​​‌​ ​ ​ ​ ​ ​ ​ ​ ​‍‌‍‌‍‍‌‌‍‌​​ ‌​ ​‌​ ‌ ‌‍‌‍​ ‌​‌‍​‍‌‍‌‌‌‍‌​‌‍‌‌​‍ ‌‌‍‌​​ ​ ‌‍​‌​ ‌ ​‍ ‌​ ‌​​ ​ ​ ‌‌‌‍​‍​‍ ‌‌‍​‌‌‍‌‍‌‍​‌​ ‍​​‍ ‌‌‍‌‌‌‍​ ​ ‍‌​ ‌‍​ ​‌‌‍​ ​ ‍​​ ​‌​ ‍‌​ ​‌‌‍​‌​ ‌ ​‍‌‍‌ ‌​‌ ‍‌‌ ​​‌‍‌‌​ ‌‌ ‌ ‌‍ ‌ ​‍‌‍‍ ​‍‌‍‌ ​​‌‍​‌‌ ‌​‌‍‍​​ ‌‌‍​ ‌‍ ‌‍ ‍‌ ‌​‌‍‌‌‌‍ ‍‌ ‌​​‍‌‌​ ‌‌‌​​‍‌‌ ‌‍‍ ‌‍‌‌‌ ‍‌​‍‌‌​ ​ ‌​‌​​‍‌‌​ ​ ‌​‌​​‍‌‌​ ​‍​ ​‍​ ‍‌​ ​​​ ​‌‌‍‌‍‌‍‌‍‌‍‌‍​ ‍​​ ​‌​ ​‍​ ‌​​ ‌‍​ ‌‍​‍‌‌​ ​‍​ ​‍​‍‌‌​ ‌‌‌​‌​​‍ ‍‌‍​ ‌‍‍​‌‍‍‌‌‍ ​‌‍‌​‌ ​‍‌‍‌‌‌‍ ‍​‍‌‌​ ‌‌‌​​‍‌‌ ‌‍‍ ‌‍‌‌‌ ‍‌​‍‌‌​ ​ ‌​‌​​‍‌‌​ ​ ‌​‌​​‍‌‌​ ​‍​ ​‍​ ​ ​ ‌ ‌‍​‍​ ‍​​ ‍‌​ ‌ ​ ‌ ‌‍‌​​ ​‍​ ‌​​ ‌ ‌‍​‍​‍‌‌​ ​‍​ ​‍​‍‌‌​ ‌‌‌​‌​​‍ ‍‌ ‌​‌‍‌‌‌ ‍​‌ ‌​​‍‌‍‌ ​​‌‍‌‌‌ ​‍‌ ​ ‌ ​​‌‍‌‌‌‍​ ‌ ‌​‌‍‍‌‌ ‌‍‌‍‌‌​ ‌‌ ​​‌ ‌‌‌‍​‍‌‍ ​‌‍‍‌‌ ​ ‌‍‍​‌‍‌‌‌‍‌​​‍​‍‌ ‌ to facilitate and guide new
developers of low carbon liquid fuel feedstocks while connecting up
innovators in academia and the forestry and horticultural sectors and
being informed advocates of scientific and practical knowledge of
energy crops.​​​​‌ ‍ ​‍​‍‌‍ ‌ ​‍‌‍‍‌‌‍‌ ‌‍‍‌‌‍ ‍​‍​‍​ ‍‍​‍​‍‌ ​ ‌‍​‌‌‍ ‍‌‍‍‌‌ ‌​‌ ‍‌​‍ ‍‌‍‍‌‌‍ ​‍​‍​‍ ​​‍​‍‌‍‍​‌ ​‍‌‍‌‌‌‍‌‍​‍​‍​ ‍‍​‍​‍‌‍‍​‌ ‌​‌ ‌​‌ ​​​ ‍‍​‍ ​‍ ‌‍ ​‌‍ ‌‍​ ‌‍​‌‌‍ ​‌‍‍​‌‍ ‌ ​ ‌ ‌​​ ‍‍​ ​ ​ ​ ​ ​ ​ ​ ​‍ ‌‍‍‌‌‍ ‍‌ ‌​‌‍‌‌‌‍ ‍‌ ‌​​‍ ‌‍‌‌‌‍‌​‌‍‍‌‌ ‌​​‍ ‌‍ ‌‌‍ ‌‍‌​‌‍‌‌​ ‌‌ ​​‌ ​‍‌‍‌‌‌ ​ ‌‍‌‌‌‍ ‍‌ ‌​‌‍​‌‌ ‌​‌‍‍‌‌‍ ‌‍ ‍​ ‍ ‌‍‍‌‌‍‌​​ ‌​ ​‌​ ‌ ‌‍‌‍​ ‌​‌‍​‍‌‍‌‌‌‍‌​‌‍‌‌​‍ ‌‌‍‌​​ ​ ‌‍​‌​ ‌ ​‍ ‌​ ‌​​ ​ ​ ‌‌‌‍​‍​‍ ‌‌‍​‌‌‍‌‍‌‍​‌​ ‍​​‍ ‌‌‍‌‌‌‍​ ​ ‍‌​ ‌‍​ ​‌‌‍​ ​ ‍​​ ​‌​ ‍‌​ ​‌‌‍​‌​ ‌ ​ ‍ ‌ ‌​‌ ‍‌‌ ​​‌‍‌‌​ ‌‌ ‌ ‌‍ ‌ ​‍‌‍‍ ​ ‍ ‌ ​​‌‍​‌‌ ‌​‌‍‍​​ ‌‌‍​ ‌‍ ‌‍ ‍‌ ‌​‌‍‌‌‌‍ ‍‌ ‌​​‍‌‌​ ‌‌‌​​‍‌‌ ‌‍‍ ‌‍‌‌‌ ‍‌​‍‌‌​ ​ ‌​‌​​‍‌‌​ ​ ‌​‌​​‍‌‌​ ​‍​ ​‍​ ‍‌​ ​​​ ​‌‌‍‌‍‌‍‌‍‌‍‌‍​ ‍​​ ​‌​ ​‍​ ‌​​ ‌‍​ ‌‍​‍‌‌​ ​‍​ ​‍​‍‌‌​ ‌‌‌​‌​​‍ ‍‌‍​ ‌‍‍​‌‍‍‌‌‍ ​‌‍‌​‌ ​‍‌‍‌‌‌‍ ‍​‍‌‌​ ‌‌‌​​‍‌‌ ‌‍‍ ‌‍‌‌‌ ‍‌​‍‌‌​ ​ ‌​‌​​‍‌‌​ ​ ‌​‌​​‍‌‌​ ​‍​ ​‍‌‍​‌​ ‍​‌‍‌‍‌‍‌‌​ ‌​‌‍​‍​ ​‌​ ‍​‌‍‌‌​ ​‍​ ‍‌​ ​ ​‍‌‌​ ​‍​ ​‍​‍‌‌​ ‌‌‌​‌​​‍ ‍‌ ‌​‌‍‌‌‌ ‍​‌ ‌​​ ‌‍​‍‌‍​‌‌ ​ ‌‍‌‌‌‌‌‌‌ ​‍‌‍ ​​ ‌‌‍‍​‌ ‌​‌ ‌​‌ ​​​‍‌‌​ ​ ‌​​‌​‍‌‌​ ​‍‌​‌‍​‍‌‌​ ​‍‌​‌‍‌‍ ​‌‍ ‌‍​ ‌‍​‌‌‍ ​‌‍‍​‌‍ ‌ ​ ‌ ‌​​‍‌‌​ ​ ‌​​‌​ ​ ​ ​ ​ ​ ​ ​ ​‍‌‍‌‍‍‌‌‍‌​​ ‌​ ​‌​ ‌ ‌‍‌‍​ ‌​‌‍​‍‌‍‌‌‌‍‌​‌‍‌‌​‍ ‌‌‍‌​​ ​ ‌‍​‌​ ‌ ​‍ ‌​ ‌​​ ​ ​ ‌‌‌‍​‍​‍ ‌‌‍​‌‌‍‌‍‌‍​‌​ ‍​​‍ ‌‌‍‌‌‌‍​ ​ ‍‌​ ‌‍​ ​‌‌‍​ ​ ‍​​ ​‌​ ‍‌​ ​‌‌‍​‌​ ‌ ​‍‌‍‌ ‌​‌ ‍‌‌ ​​‌‍‌‌​ ‌‌ ‌ ‌‍ ‌ ​‍‌‍‍ ​‍‌‍‌ ​​‌‍​‌‌ ‌​‌‍‍​​ ‌‌‍​ ‌‍ ‌‍ ‍‌ ‌​‌‍‌‌‌‍ ‍‌ ‌​​‍‌‌​ ‌‌‌​​‍‌‌ ‌‍‍ ‌‍‌‌‌ ‍‌​‍‌‌​ ​ ‌​‌​​‍‌‌​ ​ ‌​‌​​‍‌‌​ ​‍​ ​‍​ ‍‌​ ​​​ ​‌‌‍‌‍‌‍‌‍‌‍‌‍​ ‍​​ ​‌​ ​‍​ ‌​​ ‌‍​ ‌‍​‍‌‌​ ​‍​ ​‍​‍‌‌​ ‌‌‌​‌​​‍ ‍‌‍​ ‌‍‍​‌‍‍‌‌‍ ​‌‍‌​‌ ​‍‌‍‌‌‌‍ ‍​‍‌‌​ ‌‌‌​​‍‌‌ ‌‍‍ ‌‍‌‌‌ ‍‌​‍‌‌​ ​ ‌​‌​​‍‌‌​ ​ ‌​‌​​‍‌‌​ ​‍​ ​‍‌‍​‌​ ‍​‌‍‌‍‌‍‌‌​ ‌​‌‍​‍​ ​‌​ ‍​‌‍‌‌​ ​‍​ ‍‌​ ​ ​‍‌‌​ ​‍​ ​‍​‍‌‌​ ‌‌‌​‌​​‍ ‍‌ ‌​‌‍‌‌‌ ‍​‌ ‌​​‍‌‍‌ ​​‌‍‌‌‌ ​‍‌ ​ ‌ ​​‌‍‌‌‌‍​ ‌ ‌​‌‍‍‌‌ ‌‍‌‍‌‌​ ‌‌ ​​‌ ‌‌‌‍​‍‌‍ ​‌‍‍‌‌ ​ ‌‍‍​‌‍‌‌‌‍‌​​‍​‍‌ ‌
It is the role of Government to correct for externalities of market
exchange to deliver outcomes consistent with the public interest.
This paper outlines the potential role for the VLCC – built on the
established strengths of VicForests – to contribute to the commercial
base from which Victoria leads the emergence of the land carbon
economy.​​​​‌ ‍ ​‍​‍‌‍ ‌ ​‍‌‍‍‌‌‍‌ ‌‍‍‌‌‍ ‍​‍​‍​ ‍‍​‍​‍‌ ​ ‌‍​‌‌‍ ‍‌‍‍‌‌ ‌​‌ ‍‌​‍ ‍‌‍‍‌‌‍ ​‍​‍​‍ ​​‍​‍‌‍‍​‌ ​‍‌‍‌‌‌‍‌‍​‍​‍​ ‍‍​‍​‍‌‍‍​‌ ‌​‌ ‌​‌ ​​​ ‍‍​‍ ​‍ ‌‍ ​‌‍ ‌‍​ ‌‍​‌‌‍ ​‌‍‍​‌‍ ‌ ​ ‌ ‌​​ ‍‍​ ​ ​ ​ ​ ​ ​ ​ ​‍ ‌‍‍‌‌‍ ‍‌ ‌​‌‍‌‌‌‍ ‍‌ ‌​​‍ ‌‍‌‌‌‍‌​‌‍‍‌‌ ‌​​‍ ‌‍ ‌‌‍ ‌‍‌​‌‍‌‌​ ‌‌ ​​‌ ​‍‌‍‌‌‌ ​ ‌‍‌‌‌‍ ‍‌ ‌​‌‍​‌‌ ‌​‌‍‍‌‌‍ ‌‍ ‍​ ‍ ‌‍‍‌‌‍‌​​ ‌​ ​‌​ ‌ ‌‍‌‍​ ‌​‌‍​‍‌‍‌‌‌‍‌​‌‍‌‌​‍ ‌‌‍‌​​ ​ ‌‍​‌​ ‌ ​‍ ‌​ ‌​​ ​ ​ ‌‌‌‍​‍​‍ ‌‌‍​‌‌‍‌‍‌‍​‌​ ‍​​‍ ‌‌‍‌‌‌‍​ ​ ‍‌​ ‌‍​ ​‌‌‍​ ​ ‍​​ ​‌​ ‍‌​ ​‌‌‍​‌​ ‌ ​ ‍ ‌ ‌​‌ ‍‌‌ ​​‌‍‌‌​ ‌‌ ‌ ‌‍ ‌ ​‍‌‍‍ ​ ‍ ‌ ​​‌‍​‌‌ ‌​‌‍‍​​ ‌‌‍​ ‌‍ ‌‍ ‍‌ ‌​‌‍‌‌‌‍ ‍‌ ‌​​‍‌‌​ ‌‌‌​​‍‌‌ ‌‍‍ ‌‍‌‌‌ ‍‌​‍‌‌​ ​ ‌​‌​​‍‌‌​ ​ ‌​‌​​‍‌‌​ ​‍​ ​‍​ ​‍‌‍‌‍​ ​​​ ‌​​ ​​​ ​ ​ ‌​​ ​‌‌‍‌‌​ ​‌​ ​‌​ ‌‍​‍‌‌​ ​‍​ ​‍​‍‌‌​ ‌‌‌​‌​​‍ ‍‌‍​ ‌‍‍​‌‍‍‌‌‍ ​‌‍‌​‌ ​‍‌‍‌‌‌‍ ‍​‍‌‌​ ‌‌‌​​‍‌‌ ‌‍‍ ‌‍‌‌‌ ‍‌​‍‌‌​ ​ ‌​‌​​‍‌‌​ ​ ‌​‌​​‍‌‌​ ​‍​ ​‍​ ‌​‌‍‌‌​ ‌​​ ‌ ​ ‌‍‌‍​‌​ ‌​​ ​‌​ ‍​​ ​‍​ ‍​​ ‌‍​‍‌‌​ ​‍​ ​‍​‍‌‌​ ‌‌‌​‌​​‍ ‍‌ ‌​‌‍‌‌‌ ‍​‌ ‌​​ ‌‍​‍‌‍​‌‌ ​ ‌‍‌‌‌‌‌‌‌ ​‍‌‍ ​​ ‌‌‍‍​‌ ‌​‌ ‌​‌ ​​​‍‌‌​ ​ ‌​​‌​‍‌‌​ ​‍‌​‌‍​‍‌‌​ ​‍‌​‌‍‌‍ ​‌‍ ‌‍​ ‌‍​‌‌‍ ​‌‍‍​‌‍ ‌ ​ ‌ ‌​​‍‌‌​ ​ ‌​​‌​ ​ ​ ​ ​ ​ ​ ​ ​‍‌‍‌‍‍‌‌‍‌​​ ‌​ ​‌​ ‌ ‌‍‌‍​ ‌​‌‍​‍‌‍‌‌‌‍‌​‌‍‌‌​‍ ‌‌‍‌​​ ​ ‌‍​‌​ ‌ ​‍ ‌​ ‌​​ ​ ​ ‌‌‌‍​‍​‍ ‌‌‍​‌‌‍‌‍‌‍​‌​ ‍​​‍ ‌‌‍‌‌‌‍​ ​ ‍‌​ ‌‍​ ​‌‌‍​ ​ ‍​​ ​‌​ ‍‌​ ​‌‌‍​‌​ ‌ ​‍‌‍‌ ‌​‌ ‍‌‌ ​​‌‍‌‌​ ‌‌ ‌ ‌‍ ‌ ​‍‌‍‍ ​‍‌‍‌ ​​‌‍​‌‌ ‌​‌‍‍​​ ‌‌‍​ ‌‍ ‌‍ ‍‌ ‌​‌‍‌‌‌‍ ‍‌ ‌​​‍‌‌​ ‌‌‌​​‍‌‌ ‌‍‍ ‌‍‌‌‌ ‍‌​‍‌‌​ ​ ‌​‌​​‍‌‌​ ​ ‌​‌​​‍‌‌​ ​‍​ ​‍​ ​‍‌‍‌‍​ ​​​ ‌​​ ​​​ ​ ​ ‌​​ ​‌‌‍‌‌​ ​‌​ ​‌​ ‌‍​‍‌‌​ ​‍​ ​‍​‍‌‌​ ‌‌‌​‌​​‍ ‍‌‍​ ‌‍‍​‌‍‍‌‌‍ ​‌‍‌​‌ ​‍‌‍‌‌‌‍ ‍​‍‌‌​ ‌‌‌​​‍‌‌ ‌‍‍ ‌‍‌‌‌ ‍‌​‍‌‌​ ​ ‌​‌​​‍‌‌​ ​ ‌​‌​​‍‌‌​ ​‍​ ​‍​ ‌​‌‍‌‌​ ‌​​ ‌ ​ ‌‍‌‍​‌​ ‌​​ ​‌​ ‍​​ ​‍​ ‍​​ ‌‍​‍‌‌​ ​‍​ ​‍​‍‌‌​ ‌‌‌​‌​​‍ ‍‌ ‌​‌‍‌‌‌ ‍​‌ ‌​​‍‌‍‌ ​​‌‍‌‌‌ ​‍‌ ​ ‌ ​​‌‍‌‌‌‍​ ‌ ‌​‌‍‍‌‌ ‌‍‌‍‌‌​ ‌‌ ​​‌ ‌‌‌‍​‍‌‍ ​‌‍‍‌‌ ​ ‌‍‍​‌‍‌‌‌‍‌​​‍​‍‌ ‌
The Land Carbon Corporation’s balance sheet would contain the
capital value of the growing carbon stock within the State forest
estate. The value would derive from the potential for sale in carbon
markets. The Land Corporation would be able to borrow on
reasonable terms with this asset on its balance sheet.​​​​‌ ‍ ​‍​‍‌‍ ‌ ​‍‌‍‍‌‌‍‌ ‌‍‍‌‌‍ ‍​‍​‍​ ‍‍​‍​‍‌ ​ ‌‍​‌‌‍ ‍‌‍‍‌‌ ‌​‌ ‍‌​‍ ‍‌‍‍‌‌‍ ​‍​‍​‍ ​​‍​‍‌‍‍​‌ ​‍‌‍‌‌‌‍‌‍​‍​‍​ ‍‍​‍​‍‌‍‍​‌ ‌​‌ ‌​‌ ​​​ ‍‍​‍ ​‍ ‌‍ ​‌‍ ‌‍​ ‌‍​‌‌‍ ​‌‍‍​‌‍ ‌ ​ ‌ ‌​​ ‍‍​ ​ ​ ​ ​ ​ ​ ​ ​‍ ‌‍‍‌‌‍ ‍‌ ‌​‌‍‌‌‌‍ ‍‌ ‌​​‍ ‌‍‌‌‌‍‌​‌‍‍‌‌ ‌​​‍ ‌‍ ‌‌‍ ‌‍‌​‌‍‌‌​ ‌‌ ​​‌ ​‍‌‍‌‌‌ ​ ‌‍‌‌‌‍ ‍‌ ‌​‌‍​‌‌ ‌​‌‍‍‌‌‍ ‌‍ ‍​ ‍ ‌‍‍‌‌‍‌​​ ‌​ ​‌​ ‌ ‌‍‌‍​ ‌​‌‍​‍‌‍‌‌‌‍‌​‌‍‌‌​‍ ‌‌‍‌​​ ​ ‌‍​‌​ ‌ ​‍ ‌​ ‌​​ ​ ​ ‌‌‌‍​‍​‍ ‌‌‍​‌‌‍‌‍‌‍​‌​ ‍​​‍ ‌‌‍‌‌‌‍​ ​ ‍‌​ ‌‍​ ​‌‌‍​ ​ ‍​​ ​‌​ ‍‌​ ​‌‌‍​‌​ ‌ ​ ‍ ‌ ‌​‌ ‍‌‌ ​​‌‍‌‌​ ‌‌ ‌ ‌‍ ‌ ​‍‌‍‍ ​ ‍ ‌ ​​‌‍​‌‌ ‌​‌‍‍​​ ‌‌‍​ ‌‍ ‌‍ ‍‌ ‌​‌‍‌‌‌‍ ‍‌ ‌​​‍‌‌​ ‌‌‌​​‍‌‌ ‌‍‍ ‌‍‌‌‌ ‍‌​‍‌‌​ ​ ‌​‌​​‍‌‌​ ​ ‌​‌​​‍‌‌​ ​‍​ ​‍​ ‌‌​ ​​​ ‌​​ ‌ ​ ‌‌​ ‌​‌‍‌‌​ ‌‍​ ​‌​ ‌‌​ ​‍‌‍​ ​‍‌‌​ ​‍​ ​‍​‍‌‌​ ‌‌‌​‌​​‍ ‍‌‍​ ‌‍‍​‌‍‍‌‌‍ ​‌‍‌​‌ ​‍‌‍‌‌‌‍ ‍​‍‌‌​ ‌‌‌​​‍‌‌ ‌‍‍ ‌‍‌‌‌ ‍‌​‍‌‌​ ​ ‌​‌​​‍‌‌​ ​ ‌​‌​​‍‌‌​ ​‍​ ​‍‌‍​ ‌‍​‍‌‍‌‌​ ‍‌‌‍​‍‌‍​‍​ ​‍‌‍​‍‌‍​‍‌‍​‌​ ​‌​ ‌‍​‍‌‌​ ​‍​ ​‍​‍‌‌​ ‌‌‌​‌​​‍ ‍‌ ‌​‌‍‌‌‌ ‍​‌ ‌​​ ‌‍​‍‌‍​‌‌ ​ ‌‍‌‌‌‌‌‌‌ ​‍‌‍ ​​ ‌‌‍‍​‌ ‌​‌ ‌​‌ ​​​‍‌‌​ ​ ‌​​‌​‍‌‌​ ​‍‌​‌‍​‍‌‌​ ​‍‌​‌‍‌‍ ​‌‍ ‌‍​ ‌‍​‌‌‍ ​‌‍‍​‌‍ ‌ ​ ‌ ‌​​‍‌‌​ ​ ‌​​‌​ ​ ​ ​ ​ ​ ​ ​ ​‍‌‍‌‍‍‌‌‍‌​​ ‌​ ​‌​ ‌ ‌‍‌‍​ ‌​‌‍​‍‌‍‌‌‌‍‌​‌‍‌‌​‍ ‌‌‍‌​​ ​ ‌‍​‌​ ‌ ​‍ ‌​ ‌​​ ​ ​ ‌‌‌‍​‍​‍ ‌‌‍​‌‌‍‌‍‌‍​‌​ ‍​​‍ ‌‌‍‌‌‌‍​ ​ ‍‌​ ‌‍​ ​‌‌‍​ ​ ‍​​ ​‌​ ‍‌​ ​‌‌‍​‌​ ‌ ​‍‌‍‌ ‌​‌ ‍‌‌ ​​‌‍‌‌​ ‌‌ ‌ ‌‍ ‌ ​‍‌‍‍ ​‍‌‍‌ ​​‌‍​‌‌ ‌​‌‍‍​​ ‌‌‍​ ‌‍ ‌‍ ‍‌ ‌​‌‍‌‌‌‍ ‍‌ ‌​​‍‌‌​ ‌‌‌​​‍‌‌ ‌‍‍ ‌‍‌‌‌ ‍‌​‍‌‌​ ​ ‌​‌​​‍‌‌​ ​ ‌​‌​​‍‌‌​ ​‍​ ​‍​ ‌‌​ ​​​ ‌​​ ‌ ​ ‌‌​ ‌​‌‍‌‌​ ‌‍​ ​‌​ ‌‌​ ​‍‌‍​ ​‍‌‌​ ​‍​ ​‍​‍‌‌​ ‌‌‌​‌​​‍ ‍‌‍​ ‌‍‍​‌‍‍‌‌‍ ​‌‍‌​‌ ​‍‌‍‌‌‌‍ ‍​‍‌‌​ ‌‌‌​​‍‌‌ ‌‍‍ ‌‍‌‌‌ ‍‌​‍‌‌​ ​ ‌​‌​​‍‌‌​ ​ ‌​‌​​‍‌‌​ ​‍​ ​‍‌‍​ ‌‍​‍‌‍‌‌​ ‍‌‌‍​‍‌‍​‍​ ​‍‌‍​‍‌‍​‍‌‍​‌​ ​‌​ ‌‍​‍‌‌​ ​‍​ ​‍​‍‌‌​ ‌‌‌​‌​​‍ ‍‌ ‌​‌‍‌‌‌ ‍​‌ ‌​​‍‌‍‌ ​​‌‍‌‌‌ ​‍‌ ​ ‌ ​​‌‍‌‌‌‍​ ‌ ‌​‌‍‍‌‌ ‌‍‌‍‌‌​ ‌‌ ​​‌ ‌‌‌‍​‍‌‍ ​‌‍‍‌‌ ​ ‌‍‍​‌‍‌‌‌‍‌​​‍​‍‌ ‌
The Victorian Land Carbon Corporation would have responsibility
for developing trees on public and private land throughout the State.
It would operate within constraints established by an external
agency to ensure that environmental and wider human values
beyond carbon were fully taken into account. The broader
framework will need to ensure that the public lands’ capacity to
generate ecosystem services – such as habitat, watershed protection
and sequestration – is sustained.​​​​‌ ‍ ​‍​‍‌‍ ‌ ​‍‌‍‍‌‌‍‌ ‌‍‍‌‌‍ ‍​‍​‍​ ‍‍​‍​‍‌ ​ ‌‍​‌‌‍ ‍‌‍‍‌‌ ‌​‌ ‍‌​‍ ‍‌‍‍‌‌‍ ​‍​‍​‍ ​​‍​‍‌‍‍​‌ ​‍‌‍‌‌‌‍‌‍​‍​‍​ ‍‍​‍​‍‌‍‍​‌ ‌​‌ ‌​‌ ​​​ ‍‍​‍ ​‍ ‌‍ ​‌‍ ‌‍​ ‌‍​‌‌‍ ​‌‍‍​‌‍ ‌ ​ ‌ ‌​​ ‍‍​ ​ ​ ​ ​ ​ ​ ​ ​‍ ‌‍‍‌‌‍ ‍‌ ‌​‌‍‌‌‌‍ ‍‌ ‌​​‍ ‌‍‌‌‌‍‌​‌‍‍‌‌ ‌​​‍ ‌‍ ‌‌‍ ‌‍‌​‌‍‌‌​ ‌‌ ​​‌ ​‍‌‍‌‌‌ ​ ‌‍‌‌‌‍ ‍‌ ‌​‌‍​‌‌ ‌​‌‍‍‌‌‍ ‌‍ ‍​ ‍ ‌‍‍‌‌‍‌​​ ‌​ ​‌​ ‌ ‌‍‌‍​ ‌​‌‍​‍‌‍‌‌‌‍‌​‌‍‌‌​‍ ‌‌‍‌​​ ​ ‌‍​‌​ ‌ ​‍ ‌​ ‌​​ ​ ​ ‌‌‌‍​‍​‍ ‌‌‍​‌‌‍‌‍‌‍​‌​ ‍​​‍ ‌‌‍‌‌‌‍​ ​ ‍‌​ ‌‍​ ​‌‌‍​ ​ ‍​​ ​‌​ ‍‌​ ​‌‌‍​‌​ ‌ ​ ‍ ‌ ‌​‌ ‍‌‌ ​​‌‍‌‌​ ‌‌ ‌ ‌‍ ‌ ​‍‌‍‍ ​ ‍ ‌ ​​‌‍​‌‌ ‌​‌‍‍​​ ‌‌‍​ ‌‍ ‌‍ ‍‌ ‌​‌‍‌‌‌‍ ‍‌ ‌​​‍‌‌​ ‌‌‌​​‍‌‌ ‌‍‍ ‌‍‌‌‌ ‍‌​‍‌‌​ ​ ‌​‌​​‍‌‌​ ​ ‌​‌​​‍‌‌​ ​‍​ ​‍‌‍‌‌​ ‌‍​ ‍​‌‍‌​​ ​ ​ ​ ​ ‌ ​ ‌ ​ ‌​​ ‌‍‌‍‌‌‌‍‌‍​‍‌‌​ ​‍​ ​‍​‍‌‌​ ‌‌‌​‌​​‍ ‍‌‍​ ‌‍‍​‌‍‍‌‌‍ ​‌‍‌​‌ ​‍‌‍‌‌‌‍ ‍​‍‌‌​ ‌‌‌​​‍‌‌ ‌‍‍ ‌‍‌‌‌ ‍‌​‍‌‌​ ​ ‌​‌​​‍‌‌​ ​ ‌​‌​​‍‌‌​ ​‍​ ​‍​ ​‌​ ‌​​ ‍​‌‍‌​​ ​‍‌‍‌​​ ​‍‌‍‌​​ ‌ ‌‍‌‍​ ‍​​ ‌‍​‍‌‌​ ​‍​ ​‍​‍‌‌​ ‌‌‌​‌​​‍ ‍‌ ‌​‌‍‌‌‌ ‍​‌ ‌​​ ‌‍​‍‌‍​‌‌ ​ ‌‍‌‌‌‌‌‌‌ ​‍‌‍ ​​ ‌‌‍‍​‌ ‌​‌ ‌​‌ ​​​‍‌‌​ ​ ‌​​‌​‍‌‌​ ​‍‌​‌‍​‍‌‌​ ​‍‌​‌‍‌‍ ​‌‍ ‌‍​ ‌‍​‌‌‍ ​‌‍‍​‌‍ ‌ ​ ‌ ‌​​‍‌‌​ ​ ‌​​‌​ ​ ​ ​ ​ ​ ​ ​ ​‍‌‍‌‍‍‌‌‍‌​​ ‌​ ​‌​ ‌ ‌‍‌‍​ ‌​‌‍​‍‌‍‌‌‌‍‌​‌‍‌‌​‍ ‌‌‍‌​​ ​ ‌‍​‌​ ‌ ​‍ ‌​ ‌​​ ​ ​ ‌‌‌‍​‍​‍ ‌‌‍​‌‌‍‌‍‌‍​‌​ ‍​​‍ ‌‌‍‌‌‌‍​ ​ ‍‌​ ‌‍​ ​‌‌‍​ ​ ‍​​ ​‌​ ‍‌​ ​‌‌‍​‌​ ‌ ​‍‌‍‌ ‌​‌ ‍‌‌ ​​‌‍‌‌​ ‌‌ ‌ ‌‍ ‌ ​‍‌‍‍ ​‍‌‍‌ ​​‌‍​‌‌ ‌​‌‍‍​​ ‌‌‍​ ‌‍ ‌‍ ‍‌ ‌​‌‍‌‌‌‍ ‍‌ ‌​​‍‌‌​ ‌‌‌​​‍‌‌ ‌‍‍ ‌‍‌‌‌ ‍‌​‍‌‌​ ​ ‌​‌​​‍‌‌​ ​ ‌​‌​​‍‌‌​ ​‍​ ​‍‌‍‌‌​ ‌‍​ ‍​‌‍‌​​ ​ ​ ​ ​ ‌ ​ ‌ ​ ‌​​ ‌‍‌‍‌‌‌‍‌‍​‍‌‌​ ​‍​ ​‍​‍‌‌​ ‌‌‌​‌​​‍ ‍‌‍​ ‌‍‍​‌‍‍‌‌‍ ​‌‍‌​‌ ​‍‌‍‌‌‌‍ ‍​‍‌‌​ ‌‌‌​​‍‌‌ ‌‍‍ ‌‍‌‌‌ ‍‌​‍‌‌​ ​ ‌​‌​​‍‌‌​ ​ ‌​‌​​‍‌‌​ ​‍​ ​‍​ ​‌​ ‌​​ ‍​‌‍‌​​ ​‍‌‍‌​​ ​‍‌‍‌​​ ‌ ‌‍‌‍​ ‍​​ ‌‍​‍‌‌​ ​‍​ ​‍​‍‌‌​ ‌‌‌​‌​​‍ ‍‌ ‌​‌‍‌‌‌ ‍​‌ ‌​​‍‌‍‌ ​​‌‍‌‌‌ ​‍‌ ​ ‌ ​​‌‍‌‌‌‍​ ‌ ‌​‌‍‍‌‌ ‌‍‌‍‌‌​ ‌‌ ​​‌ ‌‌‌‍​‍‌‍ ​‌‍‍‌‌ ​ ‌‍‍​‌‍‌‌‌‍‌​​‍​‍‌ ‌
The VLCC would also invest where there was a commercial case
based on the state’s cost of capital. It would develop expertise in
innovative arrangements to bring others’ ownership of land and
management of appropriate parts of a biomass-growing business into
productive interaction with its own access to long-term capital and
specialist knowledge.​​​​‌ ‍ ​‍​‍‌‍ ‌ ​‍‌‍‍‌‌‍‌ ‌‍‍‌‌‍ ‍​‍​‍​ ‍‍​‍​‍‌ ​ ‌‍​‌‌‍ ‍‌‍‍‌‌ ‌​‌ ‍‌​‍ ‍‌‍‍‌‌‍ ​‍​‍​‍ ​​‍​‍‌‍‍​‌ ​‍‌‍‌‌‌‍‌‍​‍​‍​ ‍‍​‍​‍‌‍‍​‌ ‌​‌ ‌​‌ ​​​ ‍‍​‍ ​‍ ‌‍ ​‌‍ ‌‍​ ‌‍​‌‌‍ ​‌‍‍​‌‍ ‌ ​ ‌ ‌​​ ‍‍​ ​ ​ ​ ​ ​ ​ ​ ​‍ ‌‍‍‌‌‍ ‍‌ ‌​‌‍‌‌‌‍ ‍‌ ‌​​‍ ‌‍‌‌‌‍‌​‌‍‍‌‌ ‌​​‍ ‌‍ ‌‌‍ ‌‍‌​‌‍‌‌​ ‌‌ ​​‌ ​‍‌‍‌‌‌ ​ ‌‍‌‌‌‍ ‍‌ ‌​‌‍​‌‌ ‌​‌‍‍‌‌‍ ‌‍ ‍​ ‍ ‌‍‍‌‌‍‌​​ ‌​ ​‌​ ‌ ‌‍‌‍​ ‌​‌‍​‍‌‍‌‌‌‍‌​‌‍‌‌​‍ ‌‌‍‌​​ ​ ‌‍​‌​ ‌ ​‍ ‌​ ‌​​ ​ ​ ‌‌‌‍​‍​‍ ‌‌‍​‌‌‍‌‍‌‍​‌​ ‍​​‍ ‌‌‍‌‌‌‍​ ​ ‍‌​ ‌‍​ ​‌‌‍​ ​ ‍​​ ​‌​ ‍‌​ ​‌‌‍​‌​ ‌ ​ ‍ ‌ ‌​‌ ‍‌‌ ​​‌‍‌‌​ ‌‌ ‌ ‌‍ ‌ ​‍‌‍‍ ​ ‍ ‌ ​​‌‍​‌‌ ‌​‌‍‍​​ ‌‌‍​ ‌‍ ‌‍ ‍‌ ‌​‌‍‌‌‌‍ ‍‌ ‌​​‍‌‌​ ‌‌‌​​‍‌‌ ‌‍‍ ‌‍‌‌‌ ‍‌​‍‌‌​ ​ ‌​‌​​‍‌‌​ ​ ‌​‌​​‍‌‌​ ​‍​ ​‍​ ​‍​ ​ ‌‍​ ​ ​ ‌‍‌‍​ ‍‌​ ‌​‌‍​‍‌‍‌​​ ‌​​ ‌ ​ ​‍​‍‌‌​ ​‍​ ​‍​‍‌‌​ ‌‌‌​‌​​‍ ‍‌‍​ ‌‍‍​‌‍‍‌‌‍ ​‌‍‌​‌ ​‍‌‍‌‌‌‍ ‍​‍‌‌​ ‌‌‌​​‍‌‌ ‌‍‍ ‌‍‌‌‌ ‍‌​‍‌‌​ ​ ‌​‌​​‍‌‌​ ​ ‌​‌​​‍‌‌​ ​‍​ ​‍​ ‌​​ ‌​​ ​ ​ ‌‌​ ‍​​ ‌ ​ ​‍​ ​‌‌‍​‌​ ‌​​ ‍‌​ ‌​​‍‌‌​ ​‍​ ​‍​‍‌‌​ ‌‌‌​‌​​‍ ‍‌ ‌​‌‍‌‌‌ ‍​‌ ‌​​ ‌‍​‍‌‍​‌‌ ​ ‌‍‌‌‌‌‌‌‌ ​‍‌‍ ​​ ‌‌‍‍​‌ ‌​‌ ‌​‌ ​​​‍‌‌​ ​ ‌​​‌​‍‌‌​ ​‍‌​‌‍​‍‌‌​ ​‍‌​‌‍‌‍ ​‌‍ ‌‍​ ‌‍​‌‌‍ ​‌‍‍​‌‍ ‌ ​ ‌ ‌​​‍‌‌​ ​ ‌​​‌​ ​ ​ ​ ​ ​ ​ ​ ​‍‌‍‌‍‍‌‌‍‌​​ ‌​ ​‌​ ‌ ‌‍‌‍​ ‌​‌‍​‍‌‍‌‌‌‍‌​‌‍‌‌​‍ ‌‌‍‌​​ ​ ‌‍​‌​ ‌ ​‍ ‌​ ‌​​ ​ ​ ‌‌‌‍​‍​‍ ‌‌‍​‌‌‍‌‍‌‍​‌​ ‍​​‍ ‌‌‍‌‌‌‍​ ​ ‍‌​ ‌‍​ ​‌‌‍​ ​ ‍​​ ​‌​ ‍‌​ ​‌‌‍​‌​ ‌ ​‍‌‍‌ ‌​‌ ‍‌‌ ​​‌‍‌‌​ ‌‌ ‌ ‌‍ ‌ ​‍‌‍‍ ​‍‌‍‌ ​​‌‍​‌‌ ‌​‌‍‍​​ ‌‌‍​ ‌‍ ‌‍ ‍‌ ‌​‌‍‌‌‌‍ ‍‌ ‌​​‍‌‌​ ‌‌‌​​‍‌‌ ‌‍‍ ‌‍‌‌‌ ‍‌​‍‌‌​ ​ ‌​‌​​‍‌‌​ ​ ‌​‌​​‍‌‌​ ​‍​ ​‍​ ​‍​ ​ ‌‍​ ​ ​ ‌‍‌‍​ ‍‌​ ‌​‌‍​‍‌‍‌​​ ‌​​ ‌ ​ ​‍​‍‌‌​ ​‍​ ​‍​‍‌‌​ ‌‌‌​‌​​‍ ‍‌‍​ ‌‍‍​‌‍‍‌‌‍ ​‌‍‌​‌ ​‍‌‍‌‌‌‍ ‍​‍‌‌​ ‌‌‌​​‍‌‌ ‌‍‍ ‌‍‌‌‌ ‍‌​‍‌‌​ ​ ‌​‌​​‍‌‌​ ​ ‌​‌​​‍‌‌​ ​‍​ ​‍​ ‌​​ ‌​​ ​ ​ ‌‌​ ‍​​ ‌ ​ ​‍​ ​‌‌‍​‌​ ‌​​ ‍‌​ ‌​​‍‌‌​ ​‍​ ​‍​‍‌‌​ ‌‌‌​‌​​‍ ‍‌ ‌​‌‍‌‌‌ ‍​‌ ‌​​‍‌‍‌ ​​‌‍‌‌‌ ​‍‌ ​ ‌ ​​‌‍‌‌‌‍​ ‌ ‌​‌‍‍‌‌ ‌‍‌‍‌‌​ ‌‌ ​​‌ ‌‌‌‍​‍‌‍ ​‌‍‍‌‌ ​ ‌‍‍​‌‍‌‌‌‍‌​​‍​‍‌ ‌
Potential activities carried out by VLCC:​​​​‌ ‍ ​‍​‍‌‍ ‌ ​‍‌‍‍‌‌‍‌ ‌‍‍‌‌‍ ‍​‍​‍​ ‍‍​‍​‍‌ ​ ‌‍​‌‌‍ ‍‌‍‍‌‌ ‌​‌ ‍‌​‍ ‍‌‍‍‌‌‍ ​‍​‍​‍ ​​‍​‍‌‍‍​‌ ​‍‌‍‌‌‌‍‌‍​‍​‍​ ‍‍​‍​‍‌‍‍​‌ ‌​‌ ‌​‌ ​​​ ‍‍​‍ ​‍ ‌‍ ​‌‍ ‌‍​ ‌‍​‌‌‍ ​‌‍‍​‌‍ ‌ ​ ‌ ‌​​ ‍‍​ ​ ​ ​ ​ ​ ​ ​ ​‍ ‌‍‍‌‌‍ ‍‌ ‌​‌‍‌‌‌‍ ‍‌ ‌​​‍ ‌‍‌‌‌‍‌​‌‍‍‌‌ ‌​​‍ ‌‍ ‌‌‍ ‌‍‌​‌‍‌‌​ ‌‌ ​​‌ ​‍‌‍‌‌‌ ​ ‌‍‌‌‌‍ ‍‌ ‌​‌‍​‌‌ ‌​‌‍‍‌‌‍ ‌‍ ‍​ ‍ ‌‍‍‌‌‍‌​​ ‌​ ​‌​ ‌ ‌‍‌‍​ ‌​‌‍​‍‌‍‌‌‌‍‌​‌‍‌‌​‍ ‌‌‍‌​​ ​ ‌‍​‌​ ‌ ​‍ ‌​ ‌​​ ​ ​ ‌‌‌‍​‍​‍ ‌‌‍​‌‌‍‌‍‌‍​‌​ ‍​​‍ ‌‌‍‌‌‌‍​ ​ ‍‌​ ‌‍​ ​‌‌‍​ ​ ‍​​ ​‌​ ‍‌​ ​‌‌‍​‌​ ‌ ​ ‍ ‌ ‌​‌ ‍‌‌ ​​‌‍‌‌​ ‌‌ ‌ ‌‍ ‌ ​‍‌‍‍ ​ ‍ ‌ ​​‌‍​‌‌ ‌​‌‍‍​​ ‌‌‍​ ‌‍ ‌‍ ‍‌ ‌​‌‍‌‌‌‍ ‍‌ ‌​​‍‌‌​ ‌‌‌​​‍‌‌ ‌‍‍ ‌‍‌‌‌ ‍‌​‍‌‌​ ​ ‌​‌​​‍‌‌​ ​ ‌​‌​​‍‌‌​ ​‍​ ​‍​ ​​​ ‌ ​ ​‌​ ​‍​ ‍​‌‍​‍​ ‍​​ ‌‍‌‍‌‍‌‍‌​​ ‌‌​ ​‍​‍‌‌​ ​‍​ ​‍​‍‌‌​ ‌‌‌​‌​​‍ ‍‌‍​ ‌‍‍​‌‍‍‌‌‍ ​‌‍‌​‌ ​‍‌‍‌‌‌‍ ‍​‍‌‌​ ‌‌‌​​‍‌‌ ‌‍‍ ‌‍‌‌‌ ‍‌​‍‌‌​ ​ ‌​‌​​‍‌‌​ ​ ‌​‌​​‍‌‌​ ​‍​ ​‍​ ‌‌‌‍‌​‌‍​‍‌‍‌​‌‍‌‌‌‍​ ‌‍‌‍‌‍‌​​ ‌‌​ ‌‍​ ‍​​ ​‍​‍‌‌​ ​‍​ ​‍​‍‌‌​ ‌‌‌​‌​​‍ ‍‌ ‌​‌‍‌‌‌ ‍​‌ ‌​​ ‌‍​‍‌‍​‌‌ ​ ‌‍‌‌‌‌‌‌‌ ​‍‌‍ ​​ ‌‌‍‍​‌ ‌​‌ ‌​‌ ​​​‍‌‌​ ​ ‌​​‌​‍‌‌​ ​‍‌​‌‍​‍‌‌​ ​‍‌​‌‍‌‍ ​‌‍ ‌‍​ ‌‍​‌‌‍ ​‌‍‍​‌‍ ‌ ​ ‌ ‌​​‍‌‌​ ​ ‌​​‌​ ​ ​ ​ ​ ​ ​ ​ ​‍‌‍‌‍‍‌‌‍‌​​ ‌​ ​‌​ ‌ ‌‍‌‍​ ‌​‌‍​‍‌‍‌‌‌‍‌​‌‍‌‌​‍ ‌‌‍‌​​ ​ ‌‍​‌​ ‌ ​‍ ‌​ ‌​​ ​ ​ ‌‌‌‍​‍​‍ ‌‌‍​‌‌‍‌‍‌‍​‌​ ‍​​‍ ‌‌‍‌‌‌‍​ ​ ‍‌​ ‌‍​ ​‌‌‍​ ​ ‍​​ ​‌​ ‍‌​ ​‌‌‍​‌​ ‌ ​‍‌‍‌ ‌​‌ ‍‌‌ ​​‌‍‌‌​ ‌‌ ‌ ‌‍ ‌ ​‍‌‍‍ ​‍‌‍‌ ​​‌‍​‌‌ ‌​‌‍‍​​ ‌‌‍​ ‌‍ ‌‍ ‍‌ ‌​‌‍‌‌‌‍ ‍‌ ‌​​‍‌‌​ ‌‌‌​​‍‌‌ ‌‍‍ ‌‍‌‌‌ ‍‌​‍‌‌​ ​ ‌​‌​​‍‌‌​ ​ ‌​‌​​‍‌‌​ ​‍​ ​‍​ ​​​ ‌ ​ ​‌​ ​‍​ ‍​‌‍​‍​ ‍​​ ‌‍‌‍‌‍‌‍‌​​ ‌‌​ ​‍​‍‌‌​ ​‍​ ​‍​‍‌‌​ ‌‌‌​‌​​‍ ‍‌‍​ ‌‍‍​‌‍‍‌‌‍ ​‌‍‌​‌ ​‍‌‍‌‌‌‍ ‍​‍‌‌​ ‌‌‌​​‍‌‌ ‌‍‍ ‌‍‌‌‌ ‍‌​‍‌‌​ ​ ‌​‌​​‍‌‌​ ​ ‌​‌​​‍‌‌​ ​‍​ ​‍​ ‌‌‌‍‌​‌‍​‍‌‍‌​‌‍‌‌‌‍​ ‌‍‌‍‌‍‌​​ ‌‌​ ‌‍​ ‍​​ ​‍​‍‌‌​ ​‍​ ​‍​‍‌‌​ ‌‌‌​‌​​‍ ‍‌ ‌​‌‍‌‌‌ ‍​‌ ‌​​‍‌‍‌ ​​‌‍‌‌‌ ​‍‌ ​ ‌ ​​‌‍‌‌‌‍​ ‌ ‌​‌‍‍‌‌ ‌‍‌‍‌‌​ ‌‌ ​​‌ ‌‌‌‍​‍‌‍ ​‌‍‍‌‌ ​ ‌‍‍​‌‍‌‌‌‍‌​​‍​‍‌ ‌
Enable a biomass market:​​​​‌ ‍ ​‍​‍‌‍ ‌ ​‍‌‍‍‌‌‍‌ ‌‍‍‌‌‍ ‍​‍​‍​ ‍‍​‍​‍‌ ​ ‌‍​‌‌‍ ‍‌‍‍‌‌ ‌​‌ ‍‌​‍ ‍‌‍‍‌‌‍ ​‍​‍​‍ ​​‍​‍‌‍‍​‌ ​‍‌‍‌‌‌‍‌‍​‍​‍​ ‍‍​‍​‍‌‍‍​‌ ‌​‌ ‌​‌ ​​​ ‍‍​‍ ​‍ ‌‍ ​‌‍ ‌‍​ ‌‍​‌‌‍ ​‌‍‍​‌‍ ‌ ​ ‌ ‌​​ ‍‍​ ​ ​ ​ ​ ​ ​ ​ ​‍ ‌‍‍‌‌‍ ‍‌ ‌​‌‍‌‌‌‍ ‍‌ ‌​​‍ ‌‍‌‌‌‍‌​‌‍‍‌‌ ‌​​‍ ‌‍ ‌‌‍ ‌‍‌​‌‍‌‌​ ‌‌ ​​‌ ​‍‌‍‌‌‌ ​ ‌‍‌‌‌‍ ‍‌ ‌​‌‍​‌‌ ‌​‌‍‍‌‌‍ ‌‍ ‍​ ‍ ‌‍‍‌‌‍‌​​ ‌​ ​‌​ ‌ ‌‍‌‍​ ‌​‌‍​‍‌‍‌‌‌‍‌​‌‍‌‌​‍ ‌‌‍‌​​ ​ ‌‍​‌​ ‌ ​‍ ‌​ ‌​​ ​ ​ ‌‌‌‍​‍​‍ ‌‌‍​‌‌‍‌‍‌‍​‌​ ‍​​‍ ‌‌‍‌‌‌‍​ ​ ‍‌​ ‌‍​ ​‌‌‍​ ​ ‍​​ ​‌​ ‍‌​ ​‌‌‍​‌​ ‌ ​ ‍ ‌ ‌​‌ ‍‌‌ ​​‌‍‌‌​ ‌‌ ‌ ‌‍ ‌ ​‍‌‍‍ ​ ‍ ‌ ​​‌‍​‌‌ ‌​‌‍‍​​ ‌‌‍​ ‌‍ ‌‍ ‍‌ ‌​‌‍‌‌‌‍ ‍‌ ‌​​‍‌‌​ ‌‌‌​​‍‌‌ ‌‍‍ ‌‍‌‌‌ ‍‌​‍‌‌​ ​ ‌​‌​​‍‌‌​ ​ ‌​‌​​‍‌‌​ ​‍​ ​‍‌‍‌​​ ​​​ ‍‌​ ​​​ ‍‌‌‍‌‌​ ‍​​ ​ ‌‍​‍​ ​ ‌‍​ ‌‍​‌​‍‌‌​ ​‍​ ​‍​‍‌‌​ ‌‌‌​‌​​‍ ‍‌‍​ ‌‍‍​‌‍‍‌‌‍ ​‌‍‌​‌ ​‍‌‍‌‌‌‍ ‍​‍‌‌​ ‌‌‌​​‍‌‌ ‌‍‍ ‌‍‌‌‌ ‍‌​‍‌‌​ ​ ‌​‌​​‍‌‌​ ​ ‌​‌​​‍‌‌​ ​‍​ ​‍‌‍​ ‌‍​‍​ ‌‍‌‍​‍​ ‌​‌‍​‍‌‍‌‌​ ​‌​ ​‌‌‍​‍‌‍​ ​ ​‌​‍‌‌​ ​‍​ ​‍​‍‌‌​ ‌‌‌​‌​​‍ ‍‌ ‌​‌‍‌‌‌ ‍​‌ ‌​​ ‌‍​‍‌‍​‌‌ ​ ‌‍‌‌‌‌‌‌‌ ​‍‌‍ ​​ ‌‌‍‍​‌ ‌​‌ ‌​‌ ​​​‍‌‌​ ​ ‌​​‌​‍‌‌​ ​‍‌​‌‍​‍‌‌​ ​‍‌​‌‍‌‍ ​‌‍ ‌‍​ ‌‍​‌‌‍ ​‌‍‍​‌‍ ‌ ​ ‌ ‌​​‍‌‌​ ​ ‌​​‌​ ​ ​ ​ ​ ​ ​ ​ ​‍‌‍‌‍‍‌‌‍‌​​ ‌​ ​‌​ ‌ ‌‍‌‍​ ‌​‌‍​‍‌‍‌‌‌‍‌​‌‍‌‌​‍ ‌‌‍‌​​ ​ ‌‍​‌​ ‌ ​‍ ‌​ ‌​​ ​ ​ ‌‌‌‍​‍​‍ ‌‌‍​‌‌‍‌‍‌‍​‌​ ‍​​‍ ‌‌‍‌‌‌‍​ ​ ‍‌​ ‌‍​ ​‌‌‍​ ​ ‍​​ ​‌​ ‍‌​ ​‌‌‍​‌​ ‌ ​‍‌‍‌ ‌​‌ ‍‌‌ ​​‌‍‌‌​ ‌‌ ‌ ‌‍ ‌ ​‍‌‍‍ ​‍‌‍‌ ​​‌‍​‌‌ ‌​‌‍‍​​ ‌‌‍​ ‌‍ ‌‍ ‍‌ ‌​‌‍‌‌‌‍ ‍‌ ‌​​‍‌‌​ ‌‌‌​​‍‌‌ ‌‍‍ ‌‍‌‌‌ ‍‌​‍‌‌​ ​ ‌​‌​​‍‌‌​ ​ ‌​‌​​‍‌‌​ ​‍​ ​‍‌‍‌​​ ​​​ ‍‌​ ​​​ ‍‌‌‍‌‌​ ‍​​ ​ ‌‍​‍​ ​ ‌‍​ ‌‍​‌​‍‌‌​ ​‍​ ​‍​‍‌‌​ ‌‌‌​‌​​‍ ‍‌‍​ ‌‍‍​‌‍‍‌‌‍ ​‌‍‌​‌ ​‍‌‍‌‌‌‍ ‍​‍‌‌​ ‌‌‌​​‍‌‌ ‌‍‍ ‌‍‌‌‌ ‍‌​‍‌‌​ ​ ‌​‌​​‍‌‌​ ​ ‌​‌​​‍‌‌​ ​‍​ ​‍‌‍​ ‌‍​‍​ ‌‍‌‍​‍​ ‌​‌‍​‍‌‍‌‌​ ​‌​ ​‌‌‍​‍‌‍​ ​ ​‌​‍‌‌​ ​‍​ ​‍​‍‌‌​ ‌‌‌​‌​​‍ ‍‌ ‌​‌‍‌‌‌ ‍​‌ ‌​​‍‌‍‌ ​​‌‍‌‌‌ ​‍‌ ​ ‌ ​​‌‍‌‌‌‍​ ‌ ‌​‌‍‍‌‌ ‌‍‌‍‌‌​ ‌‌ ​​‌ ‌‌‌‍​‍‌‍ ​‌‍‍‌‌ ​ ‌‍‍​‌‍‌‌‌‍‌​​‍​‍‌ ‌ as a plantation broker linking
growers and processors in and across the timber/biomass
supply chain; facilitating the scaling up of processing
investment across commodity types; and brokering,
monetising and providing assurance on silvicultural services
including for carbon markets.​​​​‌ ‍ ​‍​‍‌‍ ‌ ​‍‌‍‍‌‌‍‌ ‌‍‍‌‌‍ ‍​‍​‍​ ‍‍​‍​‍‌ ​ ‌‍​‌‌‍ ‍‌‍‍‌‌ ‌​‌ ‍‌​‍ ‍‌‍‍‌‌‍ ​‍​‍​‍ ​​‍​‍‌‍‍​‌ ​‍‌‍‌‌‌‍‌‍​‍​‍​ ‍‍​‍​‍‌‍‍​‌ ‌​‌ ‌​‌ ​​​ ‍‍​‍ ​‍ ‌‍ ​‌‍ ‌‍​ ‌‍​‌‌‍ ​‌‍‍​‌‍ ‌ ​ ‌ ‌​​ ‍‍​ ​ ​ ​ ​ ​ ​ ​ ​‍ ‌‍‍‌‌‍ ‍‌ ‌​‌‍‌‌‌‍ ‍‌ ‌​​‍ ‌‍‌‌‌‍‌​‌‍‍‌‌ ‌​​‍ ‌‍ ‌‌‍ ‌‍‌​‌‍‌‌​ ‌‌ ​​‌ ​‍‌‍‌‌‌ ​ ‌‍‌‌‌‍ ‍‌ ‌​‌‍​‌‌ ‌​‌‍‍‌‌‍ ‌‍ ‍​ ‍ ‌‍‍‌‌‍‌​​ ‌​ ​‌​ ‌ ‌‍‌‍​ ‌​‌‍​‍‌‍‌‌‌‍‌​‌‍‌‌​‍ ‌‌‍‌​​ ​ ‌‍​‌​ ‌ ​‍ ‌​ ‌​​ ​ ​ ‌‌‌‍​‍​‍ ‌‌‍​‌‌‍‌‍‌‍​‌​ ‍​​‍ ‌‌‍‌‌‌‍​ ​ ‍‌​ ‌‍​ ​‌‌‍​ ​ ‍​​ ​‌​ ‍‌​ ​‌‌‍​‌​ ‌ ​ ‍ ‌ ‌​‌ ‍‌‌ ​​‌‍‌‌​ ‌‌ ‌ ‌‍ ‌ ​‍‌‍‍ ​ ‍ ‌ ​​‌‍​‌‌ ‌​‌‍‍​​ ‌‌‍​ ‌‍ ‌‍ ‍‌ ‌​‌‍‌‌‌‍ ‍‌ ‌​​‍‌‌​ ‌‌‌​​‍‌‌ ‌‍‍ ‌‍‌‌‌ ‍‌​‍‌‌​ ​ ‌​‌​​‍‌‌​ ​ ‌​‌​​‍‌‌​ ​‍​ ​‍‌‍‌​​ ​​​ ‍‌​ ​​​ ‍‌‌‍‌‌​ ‍​​ ​ ‌‍​‍​ ​ ‌‍​ ‌‍​‌​‍‌‌​ ​‍​ ​‍​‍‌‌​ ‌‌‌​‌​​‍ ‍‌‍​ ‌‍‍​‌‍‍‌‌‍ ​‌‍‌​‌ ​‍‌‍‌‌‌‍ ‍​‍‌‌​ ‌‌‌​​‍‌‌ ‌‍‍ ‌‍‌‌‌ ‍‌​‍‌‌​ ​ ‌​‌​​‍‌‌​ ​ ‌​‌​​‍‌‌​ ​‍​ ​‍‌‍​ ​ ‍​​ ‌​​ ​‍​ ​ ‌‍‌​‌‍​‌​ ‌ ​ ​‌​ ‍‌​ ​‍​ ‌‌​‍‌‌​ ​‍​ ​‍​‍‌‌​ ‌‌‌​‌​​‍ ‍‌ ‌​‌‍‌‌‌ ‍​‌ ‌​​ ‌‍​‍‌‍​‌‌ ​ ‌‍‌‌‌‌‌‌‌ ​‍‌‍ ​​ ‌‌‍‍​‌ ‌​‌ ‌​‌ ​​​‍‌‌​ ​ ‌​​‌​‍‌‌​ ​‍‌​‌‍​‍‌‌​ ​‍‌​‌‍‌‍ ​‌‍ ‌‍​ ‌‍​‌‌‍ ​‌‍‍​‌‍ ‌ ​ ‌ ‌​​‍‌‌​ ​ ‌​​‌​ ​ ​ ​ ​ ​ ​ ​ ​‍‌‍‌‍‍‌‌‍‌​​ ‌​ ​‌​ ‌ ‌‍‌‍​ ‌​‌‍​‍‌‍‌‌‌‍‌​‌‍‌‌​‍ ‌‌‍‌​​ ​ ‌‍​‌​ ‌ ​‍ ‌​ ‌​​ ​ ​ ‌‌‌‍​‍​‍ ‌‌‍​‌‌‍‌‍‌‍​‌​ ‍​​‍ ‌‌‍‌‌‌‍​ ​ ‍‌​ ‌‍​ ​‌‌‍​ ​ ‍​​ ​‌​ ‍‌​ ​‌‌‍​‌​ ‌ ​‍‌‍‌ ‌​‌ ‍‌‌ ​​‌‍‌‌​ ‌‌ ‌ ‌‍ ‌ ​‍‌‍‍ ​‍‌‍‌ ​​‌‍​‌‌ ‌​‌‍‍​​ ‌‌‍​ ‌‍ ‌‍ ‍‌ ‌​‌‍‌‌‌‍ ‍‌ ‌​​‍‌‌​ ‌‌‌​​‍‌‌ ‌‍‍ ‌‍‌‌‌ ‍‌​‍‌‌​ ​ ‌​‌​​‍‌‌​ ​ ‌​‌​​‍‌‌​ ​‍​ ​‍‌‍‌​​ ​​​ ‍‌​ ​​​ ‍‌‌‍‌‌​ ‍​​ ​ ‌‍​‍​ ​ ‌‍​ ‌‍​‌​‍‌‌​ ​‍​ ​‍​‍‌‌​ ‌‌‌​‌​​‍ ‍‌‍​ ‌‍‍​‌‍‍‌‌‍ ​‌‍‌​‌ ​‍‌‍‌‌‌‍ ‍​‍‌‌​ ‌‌‌​​‍‌‌ ‌‍‍ ‌‍‌‌‌ ‍‌​‍‌‌​ ​ ‌​‌​​‍‌‌​ ​ ‌​‌​​‍‌‌​ ​‍​ ​‍‌‍​ ​ ‍​​ ‌​​ ​‍​ ​ ‌‍‌​‌‍​‌​ ‌ ​ ​‌​ ‍‌​ ​‍​ ‌‌​‍‌‌​ ​‍​ ​‍​‍‌‌​ ‌‌‌​‌​​‍ ‍‌ ‌​‌‍‌‌‌ ‍​‌ ‌​​‍‌‍‌ ​​‌‍‌‌‌ ​‍‌ ​ ‌ ​​‌‍‌‌‌‍​ ‌ ‌​‌‍‍‌‌ ‌‍‌‍‌‌​ ‌‌ ​​‌ ‌‌‌‍​‍‌‍ ​‌‍‍‌‌ ​ ‌‍‍​‌‍‌‌‌‍‌​​‍​‍‌ ‌
Expert service provider: ​​​​‌ ‍ ​‍​‍‌‍ ‌ ​‍‌‍‍‌‌‍‌ ‌‍‍‌‌‍ ‍​‍​‍​ ‍‍​‍​‍‌ ​ ‌‍​‌‌‍ ‍‌‍‍‌‌ ‌​‌ ‍‌​‍ ‍‌‍‍‌‌‍ ​‍​‍​‍ ​​‍​‍‌‍‍​‌ ​‍‌‍‌‌‌‍‌‍​‍​‍​ ‍‍​‍​‍‌‍‍​‌ ‌​‌ ‌​‌ ​​​ ‍‍​‍ ​‍ ‌‍ ​‌‍ ‌‍​ ‌‍​‌‌‍ ​‌‍‍​‌‍ ‌ ​ ‌ ‌​​ ‍‍​ ​ ​ ​ ​ ​ ​ ​ ​‍ ‌‍‍‌‌‍ ‍‌ ‌​‌‍‌‌‌‍ ‍‌ ‌​​‍ ‌‍‌‌‌‍‌​‌‍‍‌‌ ‌​​‍ ‌‍ ‌‌‍ ‌‍‌​‌‍‌‌​ ‌‌ ​​‌ ​‍‌‍‌‌‌ ​ ‌‍‌‌‌‍ ‍‌ ‌​‌‍​‌‌ ‌​‌‍‍‌‌‍ ‌‍ ‍​ ‍ ‌‍‍‌‌‍‌​​ ‌​ ​‌​ ‌ ‌‍‌‍​ ‌​‌‍​‍‌‍‌‌‌‍‌​‌‍‌‌​‍ ‌‌‍‌​​ ​ ‌‍​‌​ ‌ ​‍ ‌​ ‌​​ ​ ​ ‌‌‌‍​‍​‍ ‌‌‍​‌‌‍‌‍‌‍​‌​ ‍​​‍ ‌‌‍‌‌‌‍​ ​ ‍‌​ ‌‍​ ​‌‌‍​ ​ ‍​​ ​‌​ ‍‌​ ​‌‌‍​‌​ ‌ ​ ‍ ‌ ‌​‌ ‍‌‌ ​​‌‍‌‌​ ‌‌ ‌ ‌‍ ‌ ​‍‌‍‍ ​ ‍ ‌ ​​‌‍​‌‌ ‌​‌‍‍​​ ‌‌‍​ ‌‍ ‌‍ ‍‌ ‌​‌‍‌‌‌‍ ‍‌ ‌​​‍‌‌​ ‌‌‌​​‍‌‌ ‌‍‍ ‌‍‌‌‌ ‍‌​‍‌‌​ ​ ‌​‌​​‍‌‌​ ​ ‌​‌​​‍‌‌​ ​‍​ ​‍‌‍‌​​ ​‌​ ​‌‌‍​‍​ ‌‌‌‍‌‍‌‍​‌‌‍​‌​ ‌‍​ ​ ‌‍‌​​ ‌‌​‍‌‌​ ​‍​ ​‍​‍‌‌​ ‌‌‌​‌​​‍ ‍‌‍​ ‌‍‍​‌‍‍‌‌‍ ​‌‍‌​‌ ​‍‌‍‌‌‌‍ ‍​‍‌‌​ ‌‌‌​​‍‌‌ ‌‍‍ ‌‍‌‌‌ ‍‌​‍‌‌​ ​ ‌​‌​​‍‌‌​ ​ ‌​‌​​‍‌‌​ ​‍​ ​‍​ ‌​‌‍‌‍​ ‌​​ ‌‍‌‍​ ​ ​​​ ‌​​ ‌‌‌‍​‍​ ​​‌‍​ ​ ‍‌​‍‌‌​ ​‍​ ​‍​‍‌‌​ ‌‌‌​‌​​‍ ‍‌ ‌​‌‍‌‌‌ ‍​‌ ‌​​ ‌‍​‍‌‍​‌‌ ​ ‌‍‌‌‌‌‌‌‌ ​‍‌‍ ​​ ‌‌‍‍​‌ ‌​‌ ‌​‌ ​​​‍‌‌​ ​ ‌​​‌​‍‌‌​ ​‍‌​‌‍​‍‌‌​ ​‍‌​‌‍‌‍ ​‌‍ ‌‍​ ‌‍​‌‌‍ ​‌‍‍​‌‍ ‌ ​ ‌ ‌​​‍‌‌​ ​ ‌​​‌​ ​ ​ ​ ​ ​ ​ ​ ​‍‌‍‌‍‍‌‌‍‌​​ ‌​ ​‌​ ‌ ‌‍‌‍​ ‌​‌‍​‍‌‍‌‌‌‍‌​‌‍‌‌​‍ ‌‌‍‌​​ ​ ‌‍​‌​ ‌ ​‍ ‌​ ‌​​ ​ ​ ‌‌‌‍​‍​‍ ‌‌‍​‌‌‍‌‍‌‍​‌​ ‍​​‍ ‌‌‍‌‌‌‍​ ​ ‍‌​ ‌‍​ ​‌‌‍​ ​ ‍​​ ​‌​ ‍‌​ ​‌‌‍​‌​ ‌ ​‍‌‍‌ ‌​‌ ‍‌‌ ​​‌‍‌‌​ ‌‌ ‌ ‌‍ ‌ ​‍‌‍‍ ​‍‌‍‌ ​​‌‍​‌‌ ‌​‌‍‍​​ ‌‌‍​ ‌‍ ‌‍ ‍‌ ‌​‌‍‌‌‌‍ ‍‌ ‌​​‍‌‌​ ‌‌‌​​‍‌‌ ‌‍‍ ‌‍‌‌‌ ‍‌​‍‌‌​ ​ ‌​‌​​‍‌‌​ ​ ‌​‌​​‍‌‌​ ​‍​ ​‍‌‍‌​​ ​‌​ ​‌‌‍​‍​ ‌‌‌‍‌‍‌‍​‌‌‍​‌​ ‌‍​ ​ ‌‍‌​​ ‌‌​‍‌‌​ ​‍​ ​‍​‍‌‌​ ‌‌‌​‌​​‍ ‍‌‍​ ‌‍‍​‌‍‍‌‌‍ ​‌‍‌​‌ ​‍‌‍‌‌‌‍ ‍​‍‌‌​ ‌‌‌​​‍‌‌ ‌‍‍ ‌‍‌‌‌ ‍‌​‍‌‌​ ​ ‌​‌​​‍‌‌​ ​ ‌​‌​​‍‌‌​ ​‍​ ​‍​ ‌​‌‍‌‍​ ‌​​ ‌‍‌‍​ ​ ​​​ ‌​​ ‌‌‌‍​‍​ ​​‌‍​ ​ ‍‌​‍‌‌​ ​‍​ ​‍​‍‌‌​ ‌‌‌​‌​​‍ ‍‌ ‌​‌‍‌‌‌ ‍​‌ ‌​​‍‌‍‌ ​​‌‍‌‌‌ ​‍‌ ​ ‌ ​​‌‍‌‌‌‍​ ‌ ‌​‌‍‍‌‌ ‌‍‌‍‌‌​ ‌‌ ​​‌ ‌‌‌‍​‍‌‍ ​‌‍‍‌‌ ​ ‌‍‍​‌‍‌‌‌‍‌​​‍​‍‌ ‌ Using the established technical
expertise of VicForests the VLCC would become an expert
service provider in sequestration of carbon in all parts of the
landscape; including regional and landscape-scale assessment
and spatial priority planning; and developing premium state-
based carbon products.​​​​‌ ‍ ​‍​‍‌‍ ‌ ​‍‌‍‍‌‌‍‌ ‌‍‍‌‌‍ ‍​‍​‍​ ‍‍​‍​‍‌ ​ ‌‍​‌‌‍ ‍‌‍‍‌‌ ‌​‌ ‍‌​‍ ‍‌‍‍‌‌‍ ​‍​‍​‍ ​​‍​‍‌‍‍​‌ ​‍‌‍‌‌‌‍‌‍​‍​‍​ ‍‍​‍​‍‌‍‍​‌ ‌​‌ ‌​‌ ​​​ ‍‍​‍ ​‍ ‌‍ ​‌‍ ‌‍​ ‌‍​‌‌‍ ​‌‍‍​‌‍ ‌ ​ ‌ ‌​​ ‍‍​ ​ ​ ​ ​ ​ ​ ​ ​‍ ‌‍‍‌‌‍ ‍‌ ‌​‌‍‌‌‌‍ ‍‌ ‌​​‍ ‌‍‌‌‌‍‌​‌‍‍‌‌ ‌​​‍ ‌‍ ‌‌‍ ‌‍‌​‌‍‌‌​ ‌‌ ​​‌ ​‍‌‍‌‌‌ ​ ‌‍‌‌‌‍ ‍‌ ‌​‌‍​‌‌ ‌​‌‍‍‌‌‍ ‌‍ ‍​ ‍ ‌‍‍‌‌‍‌​​ ‌​ ​‌​ ‌ ‌‍‌‍​ ‌​‌‍​‍‌‍‌‌‌‍‌​‌‍‌‌​‍ ‌‌‍‌​​ ​ ‌‍​‌​ ‌ ​‍ ‌​ ‌​​ ​ ​ ‌‌‌‍​‍​‍ ‌‌‍​‌‌‍‌‍‌‍​‌​ ‍​​‍ ‌‌‍‌‌‌‍​ ​ ‍‌​ ‌‍​ ​‌‌‍​ ​ ‍​​ ​‌​ ‍‌​ ​‌‌‍​‌​ ‌ ​ ‍ ‌ ‌​‌ ‍‌‌ ​​‌‍‌‌​ ‌‌ ‌ ‌‍ ‌ ​‍‌‍‍ ​ ‍ ‌ ​​‌‍​‌‌ ‌​‌‍‍​​ ‌‌‍​ ‌‍ ‌‍ ‍‌ ‌​‌‍‌‌‌‍ ‍‌ ‌​​‍‌‌​ ‌‌‌​​‍‌‌ ‌‍‍ ‌‍‌‌‌ ‍‌​‍‌‌​ ​ ‌​‌​​‍‌‌​ ​ ‌​‌​​‍‌‌​ ​‍​ ​‍‌‍‌​​ ​‌​ ​‌‌‍​‍​ ‌‌‌‍‌‍‌‍​‌‌‍​‌​ ‌‍​ ​ ‌‍‌​​ ‌‌​‍‌‌​ ​‍​ ​‍​‍‌‌​ ‌‌‌​‌​​‍ ‍‌‍​ ‌‍‍​‌‍‍‌‌‍ ​‌‍‌​‌ ​‍‌‍‌‌‌‍ ‍​‍‌‌​ ‌‌‌​​‍‌‌ ‌‍‍ ‌‍‌‌‌ ‍‌​‍‌‌​ ​ ‌​‌​​‍‌‌​ ​ ‌​‌​​‍‌‌​ ​‍​ ​‍​ ​ ‌‍‌‍​ ​ ‌‍‌‌​ ‌‌​ ​‍​ ‍‌​ ​‍‌‍‌​​ ‍​​ ‌​‌‍​‌​‍‌‌​ ​‍​ ​‍​‍‌‌​ ‌‌‌​‌​​‍ ‍‌ ‌​‌‍‌‌‌ ‍​‌ ‌​​ ‌‍​‍‌‍​‌‌ ​ ‌‍‌‌‌‌‌‌‌ ​‍‌‍ ​​ ‌‌‍‍​‌ ‌​‌ ‌​‌ ​​​‍‌‌​ ​ ‌​​‌​‍‌‌​ ​‍‌​‌‍​‍‌‌​ ​‍‌​‌‍‌‍ ​‌‍ ‌‍​ ‌‍​‌‌‍ ​‌‍‍​‌‍ ‌ ​ ‌ ‌​​‍‌‌​ ​ ‌​​‌​ ​ ​ ​ ​ ​ ​ ​ ​‍‌‍‌‍‍‌‌‍‌​​ ‌​ ​‌​ ‌ ‌‍‌‍​ ‌​‌‍​‍‌‍‌‌‌‍‌​‌‍‌‌​‍ ‌‌‍‌​​ ​ ‌‍​‌​ ‌ ​‍ ‌​ ‌​​ ​ ​ ‌‌‌‍​‍​‍ ‌‌‍​‌‌‍‌‍‌‍​‌​ ‍​​‍ ‌‌‍‌‌‌‍​ ​ ‍‌​ ‌‍​ ​‌‌‍​ ​ ‍​​ ​‌​ ‍‌​ ​‌‌‍​‌​ ‌ ​‍‌‍‌ ‌​‌ ‍‌‌ ​​‌‍‌‌​ ‌‌ ‌ ‌‍ ‌ ​‍‌‍‍ ​‍‌‍‌ ​​‌‍​‌‌ ‌​‌‍‍​​ ‌‌‍​ ‌‍ ‌‍ ‍‌ ‌​‌‍‌‌‌‍ ‍‌ ‌​​‍‌‌​ ‌‌‌​​‍‌‌ ‌‍‍ ‌‍‌‌‌ ‍‌​‍‌‌​ ​ ‌​‌​​‍‌‌​ ​ ‌​‌​​‍‌‌​ ​‍​ ​‍‌‍‌​​ ​‌​ ​‌‌‍​‍​ ‌‌‌‍‌‍‌‍​‌‌‍​‌​ ‌‍​ ​ ‌‍‌​​ ‌‌​‍‌‌​ ​‍​ ​‍​‍‌‌​ ‌‌‌​‌​​‍ ‍‌‍​ ‌‍‍​‌‍‍‌‌‍ ​‌‍‌​‌ ​‍‌‍‌‌‌‍ ‍​‍‌‌​ ‌‌‌​​‍‌‌ ‌‍‍ ‌‍‌‌‌ ‍‌​‍‌‌​ ​ ‌​‌​​‍‌‌​ ​ ‌​‌​​‍‌‌​ ​‍​ ​‍​ ​ ‌‍‌‍​ ​ ‌‍‌‌​ ‌‌​ ​‍​ ‍‌​ ​‍‌‍‌​​ ‍​​ ‌​‌‍​‌​‍‌‌​ ​‍​ ​‍​‍‌‌​ ‌‌‌​‌​​‍ ‍‌ ‌​‌‍‌‌‌ ‍​‌ ‌​​‍‌‍‌ ​​‌‍‌‌‌ ​‍‌ ​ ‌ ​​‌‍‌‌‌‍​ ‌ ‌​‌‍‍‌‌ ‌‍‌‍‌‌​ ‌‌ ​​‌ ‌‌‌‍​‍‌‍ ​‌‍‍‌‌ ​ ‌‍‍​‌‍‌‌‌‍‌​​‍​‍‌ ‌
Support innovation and skills: ​​​​‌ ‍ ​‍​‍‌‍ ‌ ​‍‌‍‍‌‌‍‌ ‌‍‍‌‌‍ ‍​‍​‍​ ‍‍​‍​‍‌ ​ ‌‍​‌‌‍ ‍‌‍‍‌‌ ‌​‌ ‍‌​‍ ‍‌‍‍‌‌‍ ​‍​‍​‍ ​​‍​‍‌‍‍​‌ ​‍‌‍‌‌‌‍‌‍​‍​‍​ ‍‍​‍​‍‌‍‍​‌ ‌​‌ ‌​‌ ​​​ ‍‍​‍ ​‍ ‌‍ ​‌‍ ‌‍​ ‌‍​‌‌‍ ​‌‍‍​‌‍ ‌ ​ ‌ ‌​​ ‍‍​ ​ ​ ​ ​ ​ ​ ​ ​‍ ‌‍‍‌‌‍ ‍‌ ‌​‌‍‌‌‌‍ ‍‌ ‌​​‍ ‌‍‌‌‌‍‌​‌‍‍‌‌ ‌​​‍ ‌‍ ‌‌‍ ‌‍‌​‌‍‌‌​ ‌‌ ​​‌ ​‍‌‍‌‌‌ ​ ‌‍‌‌‌‍ ‍‌ ‌​‌‍​‌‌ ‌​‌‍‍‌‌‍ ‌‍ ‍​ ‍ ‌‍‍‌‌‍‌​​ ‌​ ​‌​ ‌ ‌‍‌‍​ ‌​‌‍​‍‌‍‌‌‌‍‌​‌‍‌‌​‍ ‌‌‍‌​​ ​ ‌‍​‌​ ‌ ​‍ ‌​ ‌​​ ​ ​ ‌‌‌‍​‍​‍ ‌‌‍​‌‌‍‌‍‌‍​‌​ ‍​​‍ ‌‌‍‌‌‌‍​ ​ ‍‌​ ‌‍​ ​‌‌‍​ ​ ‍​​ ​‌​ ‍‌​ ​‌‌‍​‌​ ‌ ​ ‍ ‌ ‌​‌ ‍‌‌ ​​‌‍‌‌​ ‌‌ ‌ ‌‍ ‌ ​‍‌‍‍ ​ ‍ ‌ ​​‌‍​‌‌ ‌​‌‍‍​​ ‌‌‍​ ‌‍ ‌‍ ‍‌ ‌​‌‍‌‌‌‍ ‍‌ ‌​​‍‌‌​ ‌‌‌​​‍‌‌ ‌‍‍ ‌‍‌‌‌ ‍‌​‍‌‌​ ​ ‌​‌​​‍‌‌​ ​ ‌​‌​​‍‌‌​ ​‍​ ​‍‌‍‌‌​ ‌‌​ ‍​‌‍​‌​ ​ ​ ‌‌‌‍​‌‌‍​ ‌‍‌‍​ ​‍​ ‍‌‌‍​‌​‍‌‌​ ​‍​ ​‍​‍‌‌​ ‌‌‌​‌​​‍ ‍‌‍​ ‌‍‍​‌‍‍‌‌‍ ​‌‍‌​‌ ​‍‌‍‌‌‌‍ ‍​‍‌‌​ ‌‌‌​​‍‌‌ ‌‍‍ ‌‍‌‌‌ ‍‌​‍‌‌​ ​ ‌​‌​​‍‌‌​ ​ ‌​‌​​‍‌‌​ ​‍​ ​‍‌‍​‍​ ‌‌‌‍​ ​ ‌ ‌‍​‌‌‍‌‍‌‍​‍‌‍‌‍‌‍‌‌‌‍‌‍‌‍​ ​ ​​​‍‌‌​ ​‍​ ​‍​‍‌‌​ ‌‌‌​‌​​‍ ‍‌ ‌​‌‍‌‌‌ ‍​‌ ‌​​ ‌‍​‍‌‍​‌‌ ​ ‌‍‌‌‌‌‌‌‌ ​‍‌‍ ​​ ‌‌‍‍​‌ ‌​‌ ‌​‌ ​​​‍‌‌​ ​ ‌​​‌​‍‌‌​ ​‍‌​‌‍​‍‌‌​ ​‍‌​‌‍‌‍ ​‌‍ ‌‍​ ‌‍​‌‌‍ ​‌‍‍​‌‍ ‌ ​ ‌ ‌​​‍‌‌​ ​ ‌​​‌​ ​ ​ ​ ​ ​ ​ ​ ​‍‌‍‌‍‍‌‌‍‌​​ ‌​ ​‌​ ‌ ‌‍‌‍​ ‌​‌‍​‍‌‍‌‌‌‍‌​‌‍‌‌​‍ ‌‌‍‌​​ ​ ‌‍​‌​ ‌ ​‍ ‌​ ‌​​ ​ ​ ‌‌‌‍​‍​‍ ‌‌‍​‌‌‍‌‍‌‍​‌​ ‍​​‍ ‌‌‍‌‌‌‍​ ​ ‍‌​ ‌‍​ ​‌‌‍​ ​ ‍​​ ​‌​ ‍‌​ ​‌‌‍​‌​ ‌ ​‍‌‍‌ ‌​‌ ‍‌‌ ​​‌‍‌‌​ ‌‌ ‌ ‌‍ ‌ ​‍‌‍‍ ​‍‌‍‌ ​​‌‍​‌‌ ‌​‌‍‍​​ ‌‌‍​ ‌‍ ‌‍ ‍‌ ‌​‌‍‌‌‌‍ ‍‌ ‌​​‍‌‌​ ‌‌‌​​‍‌‌ ‌‍‍ ‌‍‌‌‌ ‍‌​‍‌‌​ ​ ‌​‌​​‍‌‌​ ​ ‌​‌​​‍‌‌​ ​‍​ ​‍‌‍‌‌​ ‌‌​ ‍​‌‍​‌​ ​ ​ ‌‌‌‍​‌‌‍​ ‌‍‌‍​ ​‍​ ‍‌‌‍​‌​‍‌‌​ ​‍​ ​‍​‍‌‌​ ‌‌‌​‌​​‍ ‍‌‍​ ‌‍‍​‌‍‍‌‌‍ ​‌‍‌​‌ ​‍‌‍‌‌‌‍ ‍​‍‌‌​ ‌‌‌​​‍‌‌ ‌‍‍ ‌‍‌‌‌ ‍‌​‍‌‌​ ​ ‌​‌​​‍‌‌​ ​ ‌​‌​​‍‌‌​ ​‍​ ​‍‌‍​‍​ ‌‌‌‍​ ​ ‌ ‌‍​‌‌‍‌‍‌‍​‍‌‍‌‍‌‍‌‌‌‍‌‍‌‍​ ​ ​​​‍‌‌​ ​‍​ ​‍​‍‌‌​ ‌‌‌​‌​​‍ ‍‌ ‌​‌‍‌‌‌ ‍​‌ ‌​​‍‌‍‌ ​​‌‍‌‌‌ ​‍‌ ​ ‌ ​​‌‍‌‌‌‍​ ‌ ‌​‌‍‍‌‌ ‌‍‌‍‌‌​ ‌‌ ​​‌ ‌‌‌‍​‍‌‍ ​‌‍‍‌‌ ​ ‌‍‍​‌‍‌‌‌‍‌​​‍​‍‌ ‌ Economically efficient levels
of innovation will only occur if firms generating benefits to
the rest of the economy and society, beyond those that they
can capture themselves, receive public fiscal support. The
VLCC would lead or contribute to R&D programs for forest
species, markets and resource management and also training